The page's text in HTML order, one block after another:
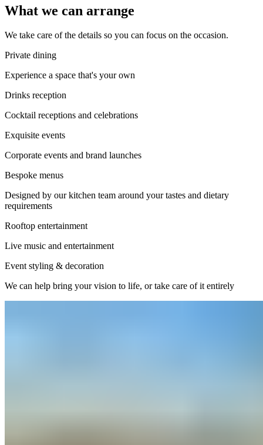
What we can arrange​​​​‌ ‍ ​‍​‍‌‍ ‌ ​‍‌‍‍‌‌‍‌ ‌‍‍‌‌‍ ‍​‍​‍​ ‍‍​‍​‍‌ ​ ‌‍​‌‌‍ ‍‌‍‍‌‌ ‌​‌ ‍‌​‍ ‍‌‍‍‌‌‍ ​‍​‍​‍ ​​‍​‍‌‍‍​‌ ​‍‌‍‌‌‌‍‌‍​‍​‍​ ‍‍​‍​‍‌‍‍​‌ ‌​‌ ‌​‌ ​​‌ ​ ​ ‍‍​‍ ​‍ ‌‍ ​​‍ ‌‌‍​‌‌‍ ‍‌‍‌​​‍ ‌‌ ​‍​‍ ‌‌‍‍​‌‍ ‌ ‌​‌‍‌‌‌‍ ​‌ ​ ​‍ ‌‌ ​ ‌ ‌​‌ ‌‌‌‍‌​‌‍‍‌‌‍ ​‍ ‍‌ ‌‍‌‍‌‌‌ ​‍‌‍​ ‌‍‌‌‌‍ ​​‍ ‍‌‍​‌‌ ​​‌ ​​​‍ ‌‍‍‌‌‍ ‍‌ ‌​‌‍‌‌‌‍ ‍‌ ‌​​‍ ‌‍‌‌‌‍‌​‌‍‍‌‌ ‌​​‍ ‌‍ ‌‌‍ ‌‍‌​‌‍‌‌​ ‌‌ ​​‌ ​‍‌‍‌‌‌ ​ ‌‍‌‌‌‍ ‍‌ ‌​‌‍​‌‌ ‌​‌‍‍‌‌‍ ‌‍ ‍​ ‍ ‌‍‍‌‌‍‌​​ ‌‌‍‌​​ ​​‌‍​ ​ ‍​​ ​​​ ​‌​ ‌ ​ ‌‌​‍ ‌​ ​‍​ ‍‌​ ‌‌​ ​ ​‍ ‌​ ‌​​ ​‍‌‍​‌​ ​‌​‍ ‌​ ‍‌​ ‌‌​ ‌‍​ ‌‌​‍ ‌​ ‌‍​ ‍​‌‍‌​​ ​‌​ ‍​‌‍​‍​ ‌‌‌‍‌‌‌‍‌‍​ ‌​​ ​ ‌‍​‍​ ‍ ‌ ‌​‌ ‍‌‌ ​​‌‍‌‌​ ‌‌‍‍​‌‍ ‌ ‌​‌‍‌‌‌‍ ​‌‌​ ‌‍‍‌‌ ‌​‌‍‌‌‌‌​​‌‍​‌‌‍‌ ‌‍‌‌​ ‍ ‌ ​​‌‍​‌‌ ‌​‌‍‍​​ ‌‌ ​​‌‍​‌‌‍‌ ‌‍‌‌‌​​‍‌ ‌‌‌‍‍‌‌‍ ​‌‍‌​‌‍‌‌‌ ​‍​‍‌‌​ ‌‌‌​​‍‌‌ ‌‍‍ ‌‍‌‌‌ ‍‌​‍‌‌​ ​ ‌​‌​​‍‌‌​ ​ ‌​‌​​‍‌‌​ ​‍​ ​‍‌‍​‍​ ​‌​ ‌​​ ‍​‌‍​‍​ ‍‌‌‍​ ​ ​‌​ ​​‌‍​‌​ ‍​‌‍​‌​‍‌‌​ ​‍​ ​‍​‍‌‌​ ‌‌‌​‌​​‍ ‍‌‍‍​‌‍‌‌‌‍​‌‌‍‌​‌‍‍‌‌‍ ‍‌‍‌ ​ ‌‍​‍‌‍​‌‌ ​ ‌‍‌‌‌‌‌‌‌ ​‍‌‍ ​​ ‌‌‍‍​‌ ‌​‌ ‌​‌ ​​‌ ​ ​‍‌‌​ ​ ‌​​‌​‍‌‌​ ​‍‌​‌‍​‍‌‌​ ​‍‌​‌‍‌‍ ​​‍ ‌‌‍​‌‌‍ ‍‌‍‌​​‍ ‌‌ ​‍​‍ ‌‌‍‍​‌‍ ‌ ‌​‌‍‌‌‌‍ ​‌ ​ ​‍ ‌‌ ​ ‌ ‌​‌ ‌‌‌‍‌​‌‍‍‌‌‍ ​‍ ‍‌ ‌‍‌‍‌‌‌ ​‍‌‍​ ‌‍‌‌‌‍ ​​‍ ‍‌‍​‌‌ ​​‌ ​​​‍‌‍‌‍‍‌‌‍‌​​ ‌‌‍‌​​ ​​‌‍​ ​ ‍​​ ​​​ ​‌​ ‌ ​ ‌‌​‍ ‌​ ​‍​ ‍‌​ ‌‌​ ​ ​‍ ‌​ ‌​​ ​‍‌‍​‌​ ​‌​‍ ‌​ ‍‌​ ‌‌​ ‌‍​ ‌‌​‍ ‌​ ‌‍​ ‍​‌‍‌​​ ​‌​ ‍​‌‍​‍​ ‌‌‌‍‌‌‌‍‌‍​ ‌​​ ​ ‌‍​‍​‍‌‍‌ ‌​‌ ‍‌‌ ​​‌‍‌‌​ ‌‌‍‍​‌‍ ‌ ‌​‌‍‌‌‌‍ ​‌‌​ ‌‍‍‌‌ ‌​‌‍‌‌‌‌​​‌‍​‌‌‍‌ ‌‍‌‌​‍‌‍‌ ​​‌‍​‌‌ ‌​‌‍‍​​ ‌‌ ​​‌‍​‌‌‍‌ ‌‍‌‌‌​​‍‌ ‌‌‌‍‍‌‌‍ ​‌‍‌​‌‍‌‌‌ ​‍​‍‌‌​ ‌‌‌​​‍‌‌ ‌‍‍ ‌‍‌‌‌ ‍‌​‍‌‌​ ​ ‌​‌​​‍‌‌​ ​ ‌​‌​​‍‌‌​ ​‍​ ​‍‌‍​‍​ ​‌​ ‌​​ ‍​‌‍​‍​ ‍‌‌‍​ ​ ​‌​ ​​‌‍​‌​ ‍​‌‍​‌​‍‌‌​ ​‍​ ​‍​‍‌‌​ ‌‌‌​‌​​‍ ‍‌‍‍​‌‍‌‌‌‍​‌‌‍‌​‌‍‍‌‌‍ ‍‌‍‌ ​‍‌‍‌ ​​‌‍‌‌‌ ​‍‌ ​ ‌ ​​‌‍‌‌‌‍​ ‌ ‌​‌‍‍‌‌ ‌‍‌‍‌‌​ ‌‌ ​​‌ ‌‌‌‍​‍‌‍ ​‌‍‍‌‌ ​ ‌‍‍​‌‍‌‌‌‍‌​​‍​‍‌ ‌
We take care of the details so you can focus on the occasion.​​​​‌ ‍ ​‍​‍‌‍ ‌ ​‍‌‍‍‌‌‍‌ ‌‍‍‌‌‍ ‍​‍​‍​ ‍‍​‍​‍‌ ​ ‌‍​‌‌‍ ‍‌‍‍‌‌ ‌​‌ ‍‌​‍ ‍‌‍‍‌‌‍ ​‍​‍​‍ ​​‍​‍‌‍‍​‌ ​‍‌‍‌‌‌‍‌‍​‍​‍​ ‍‍​‍​‍‌‍‍​‌ ‌​‌ ‌​‌ ​​‌ ​ ​ ‍‍​‍ ​‍ ‌‍ ​​‍ ‌‌‍​‌‌‍ ‍‌‍‌​​‍ ‌‌ ​‍​‍ ‌‌‍‍​‌‍ ‌ ‌​‌‍‌‌‌‍ ​‌ ​ ​‍ ‌‌ ​ ‌ ‌​‌ ‌‌‌‍‌​‌‍‍‌‌‍ ​‍ ‍‌ ‌‍‌‍‌‌‌ ​‍‌‍​ ‌‍‌‌‌‍ ​​‍ ‍‌‍​‌‌ ​​‌ ​​​‍ ‌‍‍‌‌‍ ‍‌ ‌​‌‍‌‌‌‍ ‍‌ ‌​​‍ ‌‍‌‌‌‍‌​‌‍‍‌‌ ‌​​‍ ‌‍ ‌‌‍ ‌‍‌​‌‍‌‌​ ‌‌ ​​‌ ​‍‌‍‌‌‌ ​ ‌‍‌‌‌‍ ‍‌ ‌​‌‍​‌‌ ‌​‌‍‍‌‌‍ ‌‍ ‍​ ‍ ‌‍‍‌‌‍‌​​ ‌‌‍‌​​ ​​‌‍​ ​ ‍​​ ​​​ ​‌​ ‌ ​ ‌‌​‍ ‌​ ​‍​ ‍‌​ ‌‌​ ​ ​‍ ‌​ ‌​​ ​‍‌‍​‌​ ​‌​‍ ‌​ ‍‌​ ‌‌​ ‌‍​ ‌‌​‍ ‌​ ‌‍​ ‍​‌‍‌​​ ​‌​ ‍​‌‍​‍​ ‌‌‌‍‌‌‌‍‌‍​ ‌​​ ​ ‌‍​‍​ ‍ ‌ ‌​‌ ‍‌‌ ​​‌‍‌‌​ ‌‌‍‍​‌‍ ‌ ‌​‌‍‌‌‌‍ ​‌‌​ ‌‍‍‌‌ ‌​‌‍‌‌‌‌​​‌‍​‌‌‍‌ ‌‍‌‌​ ‍ ‌ ​​‌‍​‌‌ ‌​‌‍‍​​ ‌‌ ​​‌‍​‌‌‍‌ ‌‍‌‌‌​​‍‌ ‌‌‌‍‍‌‌‍ ​‌‍‌​‌‍‌‌‌ ​‍​‍‌‌​ ‌‌‌​​‍‌‌ ‌‍‍ ‌‍‌‌‌ ‍‌​‍‌‌​ ​ ‌​‌​​‍‌‌​ ​ ‌​‌​​‍‌‌​ ​‍​ ​‍‌‍​‍​ ​‌​ ‌​​ ‍​‌‍​‍​ ‍‌‌‍​ ​ ​‌​ ​​‌‍​‌​ ‍​‌‍​‌​‍‌‌​ ​‍​ ​‍​‍‌‌​ ‌‌‌​‌​​‍ ‍‌‍​‍‌‍ ‌‍‌​‌ ‍‌​ ‌‍​‍‌‍​‌‌ ​ ‌‍‌‌‌‌‌‌‌ ​‍‌‍ ​​ ‌‌‍‍​‌ ‌​‌ ‌​‌ ​​‌ ​ ​‍‌‌​ ​ ‌​​‌​‍‌‌​ ​‍‌​‌‍​‍‌‌​ ​‍‌​‌‍‌‍ ​​‍ ‌‌‍​‌‌‍ ‍‌‍‌​​‍ ‌‌ ​‍​‍ ‌‌‍‍​‌‍ ‌ ‌​‌‍‌‌‌‍ ​‌ ​ ​‍ ‌‌ ​ ‌ ‌​‌ ‌‌‌‍‌​‌‍‍‌‌‍ ​‍ ‍‌ ‌‍‌‍‌‌‌ ​‍‌‍​ ‌‍‌‌‌‍ ​​‍ ‍‌‍​‌‌ ​​‌ ​​​‍‌‍‌‍‍‌‌‍‌​​ ‌‌‍‌​​ ​​‌‍​ ​ ‍​​ ​​​ ​‌​ ‌ ​ ‌‌​‍ ‌​ ​‍​ ‍‌​ ‌‌​ ​ ​‍ ‌​ ‌​​ ​‍‌‍​‌​ ​‌​‍ ‌​ ‍‌​ ‌‌​ ‌‍​ ‌‌​‍ ‌​ ‌‍​ ‍​‌‍‌​​ ​‌​ ‍​‌‍​‍​ ‌‌‌‍‌‌‌‍‌‍​ ‌​​ ​ ‌‍​‍​‍‌‍‌ ‌​‌ ‍‌‌ ​​‌‍‌‌​ ‌‌‍‍​‌‍ ‌ ‌​‌‍‌‌‌‍ ​‌‌​ ‌‍‍‌‌ ‌​‌‍‌‌‌‌​​‌‍​‌‌‍‌ ‌‍‌‌​‍‌‍‌ ​​‌‍​‌‌ ‌​‌‍‍​​ ‌‌ ​​‌‍​‌‌‍‌ ‌‍‌‌‌​​‍‌ ‌‌‌‍‍‌‌‍ ​‌‍‌​‌‍‌‌‌ ​‍​‍‌‌​ ‌‌‌​​‍‌‌ ‌‍‍ ‌‍‌‌‌ ‍‌​‍‌‌​ ​ ‌​‌​​‍‌‌​ ​ ‌​‌​​‍‌‌​ ​‍​ ​‍‌‍​‍​ ​‌​ ‌​​ ‍​‌‍​‍​ ‍‌‌‍​ ​ ​‌​ ​​‌‍​‌​ ‍​‌‍​‌​‍‌‌​ ​‍​ ​‍​‍‌‌​ ‌‌‌​‌​​‍ ‍‌‍​‍‌‍ ‌‍‌​‌ ‍‌​‍‌‍‌ ​​‌‍‌‌‌ ​‍‌ ​ ‌ ​​‌‍‌‌‌‍​ ‌ ‌​‌‍‍‌‌ ‌‍‌‍‌‌​ ‌‌ ​​‌ ‌‌‌‍​‍‌‍ ​‌‍‍‌‌ ​ ‌‍‍​‌‍‌‌‌‍‌​​‍​‍‌ ‌
Private dining​​​​‌ ‍ ​‍​‍‌‍ ‌ ​‍‌‍‍‌‌‍‌ ‌‍‍‌‌‍ ‍​‍​‍​ ‍‍​‍​‍‌ ​ ‌‍​‌‌‍ ‍‌‍‍‌‌ ‌​‌ ‍‌​‍ ‍‌‍‍‌‌‍ ​‍​‍​‍ ​​‍​‍‌‍‍​‌ ​‍‌‍‌‌‌‍‌‍​‍​‍​ ‍‍​‍​‍‌‍‍​‌ ‌​‌ ‌​‌ ​​‌ ​ ​ ‍‍​‍ ​‍ ‌‍ ​​‍ ‌‌‍​‌‌‍ ‍‌‍‌​​‍ ‌‌ ​‍​‍ ‌‌‍‍​‌‍ ‌ ‌​‌‍‌‌‌‍ ​‌ ​ ​‍ ‌‌ ​ ‌ ‌​‌ ‌‌‌‍‌​‌‍‍‌‌‍ ​‍ ‍‌ ‌‍‌‍‌‌‌ ​‍‌‍​ ‌‍‌‌‌‍ ​​‍ ‍‌‍​‌‌ ​​‌ ​​​‍ ‌‍‍‌‌‍ ‍‌ ‌​‌‍‌‌‌‍ ‍‌ ‌​​‍ ‌‍‌‌‌‍‌​‌‍‍‌‌ ‌​​‍ ‌‍ ‌‌‍ ‌‍‌​‌‍‌‌​ ‌‌ ​​‌ ​‍‌‍‌‌‌ ​ ‌‍‌‌‌‍ ‍‌ ‌​‌‍​‌‌ ‌​‌‍‍‌‌‍ ‌‍ ‍​ ‍ ‌‍‍‌‌‍‌​​ ‌‌‍‌​​ ​​‌‍​ ​ ‍​​ ​​​ ​‌​ ‌ ​ ‌‌​‍ ‌​ ​‍​ ‍‌​ ‌‌​ ​ ​‍ ‌​ ‌​​ ​‍‌‍​‌​ ​‌​‍ ‌​ ‍‌​ ‌‌​ ‌‍​ ‌‌​‍ ‌​ ‌‍​ ‍​‌‍‌​​ ​‌​ ‍​‌‍​‍​ ‌‌‌‍‌‌‌‍‌‍​ ‌​​ ​ ‌‍​‍​ ‍ ‌ ‌​‌ ‍‌‌ ​​‌‍‌‌​ ‌‌‍‍​‌‍ ‌ ‌​‌‍‌‌‌‍ ​‌‌​ ‌‍‍‌‌ ‌​‌‍‌‌‌‌​​‌‍​‌‌‍‌ ‌‍‌‌​ ‍ ‌ ​​‌‍​‌‌ ‌​‌‍‍​​ ‌‌ ​​‌‍​‌‌‍‌ ‌‍‌‌‌​​‍‌ ‌‌‌‍‍‌‌‍ ​‌‍‌​‌‍‌‌‌ ​‍​‍‌‌​ ‌‌‌​​‍‌‌ ‌‍‍ ‌‍‌‌‌ ‍‌​‍‌‌​ ​ ‌​‌​​‍‌‌​ ​ ‌​‌​​‍‌‌​ ​‍​ ​‍‌‍​‍​ ​‌​ ‌​​ ‍​‌‍​‍​ ‍‌‌‍​ ​ ​‌​ ​​‌‍​‌​ ‍​‌‍​‌​‍‌‌​ ​‍​ ​‍​‍‌‌​ ‌‌‌​‌​​‍ ‍‌ ​​‌‍ ‌‍‍‌‌‍ ‍‌ ‌​‌ ​ ​‍‌‌​ ‌‌‌​​‍‌‌ ‌‍‍ ‌‍‌‌‌ ‍‌​‍‌‌​ ​ ‌​‌​​‍‌‌​ ​ ‌​‌​​‍‌‌​ ​‍​ ​‍‌‍​‌‌‍​‍‌‍​‌‌‍‌‍​ ‌ ​ ‌​​ ​​‌‍‌​​ ‍​​ ​‌‌‍‌​​ ‌​​‍‌‌​ ​‍​ ​‍​‍‌‌​ ‌‌‌​‌​​‍ ‍‌ ‌​‌‍‍‌‌ ‌​‌‍ ​‌‍‌‌​ ‌‍​‍‌‍​‌‌ ​ ‌‍‌‌‌‌‌‌‌ ​‍‌‍ ​​ ‌‌‍‍​‌ ‌​‌ ‌​‌ ​​‌ ​ ​‍‌‌​ ​ ‌​​‌​‍‌‌​ ​‍‌​‌‍​‍‌‌​ ​‍‌​‌‍‌‍ ​​‍ ‌‌‍​‌‌‍ ‍‌‍‌​​‍ ‌‌ ​‍​‍ ‌‌‍‍​‌‍ ‌ ‌​‌‍‌‌‌‍ ​‌ ​ ​‍ ‌‌ ​ ‌ ‌​‌ ‌‌‌‍‌​‌‍‍‌‌‍ ​‍ ‍‌ ‌‍‌‍‌‌‌ ​‍‌‍​ ‌‍‌‌‌‍ ​​‍ ‍‌‍​‌‌ ​​‌ ​​​‍‌‍‌‍‍‌‌‍‌​​ ‌‌‍‌​​ ​​‌‍​ ​ ‍​​ ​​​ ​‌​ ‌ ​ ‌‌​‍ ‌​ ​‍​ ‍‌​ ‌‌​ ​ ​‍ ‌​ ‌​​ ​‍‌‍​‌​ ​‌​‍ ‌​ ‍‌​ ‌‌​ ‌‍​ ‌‌​‍ ‌​ ‌‍​ ‍​‌‍‌​​ ​‌​ ‍​‌‍​‍​ ‌‌‌‍‌‌‌‍‌‍​ ‌​​ ​ ‌‍​‍​‍‌‍‌ ‌​‌ ‍‌‌ ​​‌‍‌‌​ ‌‌‍‍​‌‍ ‌ ‌​‌‍‌‌‌‍ ​‌‌​ ‌‍‍‌‌ ‌​‌‍‌‌‌‌​​‌‍​‌‌‍‌ ‌‍‌‌​‍‌‍‌ ​​‌‍​‌‌ ‌​‌‍‍​​ ‌‌ ​​‌‍​‌‌‍‌ ‌‍‌‌‌​​‍‌ ‌‌‌‍‍‌‌‍ ​‌‍‌​‌‍‌‌‌ ​‍​‍‌‌​ ‌‌‌​​‍‌‌ ‌‍‍ ‌‍‌‌‌ ‍‌​‍‌‌​ ​ ‌​‌​​‍‌‌​ ​ ‌​‌​​‍‌‌​ ​‍​ ​‍‌‍​‍​ ​‌​ ‌​​ ‍​‌‍​‍​ ‍‌‌‍​ ​ ​‌​ ​​‌‍​‌​ ‍​‌‍​‌​‍‌‌​ ​‍​ ​‍​‍‌‌​ ‌‌‌​‌​​‍ ‍‌ ​​‌‍ ‌‍‍‌‌‍ ‍‌ ‌​‌ ​ ​‍‌‌​ ‌‌‌​​‍‌‌ ‌‍‍ ‌‍‌‌‌ ‍‌​‍‌‌​ ​ ‌​‌​​‍‌‌​ ​ ‌​‌​​‍‌‌​ ​‍​ ​‍‌‍​‌‌‍​‍‌‍​‌‌‍‌‍​ ‌ ​ ‌​​ ​​‌‍‌​​ ‍​​ ​‌‌‍‌​​ ‌​​‍‌‌​ ​‍​ ​‍​‍‌‌​ ‌‌‌​‌​​‍ ‍‌ ‌​‌‍‍‌‌ ‌​‌‍ ​‌‍‌‌​‍‌‍‌ ​​‌‍‌‌‌ ​‍‌ ​ ‌ ​​‌‍‌‌‌‍​ ‌ ‌​‌‍‍‌‌ ‌‍‌‍‌‌​ ‌‌ ​​‌ ‌‌‌‍​‍‌‍ ​‌‍‍‌‌ ​ ‌‍‍​‌‍‌‌‌‍‌​​‍​‍‌ ‌
Experience a space that's your own​​​​‌ ‍ ​‍​‍‌‍ ‌ ​‍‌‍‍‌‌‍‌ ‌‍‍‌‌‍ ‍​‍​‍​ ‍‍​‍​‍‌ ​ ‌‍​‌‌‍ ‍‌‍‍‌‌ ‌​‌ ‍‌​‍ ‍‌‍‍‌‌‍ ​‍​‍​‍ ​​‍​‍‌‍‍​‌ ​‍‌‍‌‌‌‍‌‍​‍​‍​ ‍‍​‍​‍‌‍‍​‌ ‌​‌ ‌​‌ ​​‌ ​ ​ ‍‍​‍ ​‍ ‌‍ ​​‍ ‌‌‍​‌‌‍ ‍‌‍‌​​‍ ‌‌ ​‍​‍ ‌‌‍‍​‌‍ ‌ ‌​‌‍‌‌‌‍ ​‌ ​ ​‍ ‌‌ ​ ‌ ‌​‌ ‌‌‌‍‌​‌‍‍‌‌‍ ​‍ ‍‌ ‌‍‌‍‌‌‌ ​‍‌‍​ ‌‍‌‌‌‍ ​​‍ ‍‌‍​‌‌ ​​‌ ​​​‍ ‌‍‍‌‌‍ ‍‌ ‌​‌‍‌‌‌‍ ‍‌ ‌​​‍ ‌‍‌‌‌‍‌​‌‍‍‌‌ ‌​​‍ ‌‍ ‌‌‍ ‌‍‌​‌‍‌‌​ ‌‌ ​​‌ ​‍‌‍‌‌‌ ​ ‌‍‌‌‌‍ ‍‌ ‌​‌‍​‌‌ ‌​‌‍‍‌‌‍ ‌‍ ‍​ ‍ ‌‍‍‌‌‍‌​​ ‌‌‍‌‌‌‍‌​​ ‌‌​ ‍​​ ‌‌​ ‌‌‌‍‌‍‌‍‌‌​‍ ‌​ ​ ​ ​ ​ ‌​​ ‌‌​‍ ‌​ ‌​‌‍‌​​ ‌ ​ ​‌​‍ ‌‌‍​‍‌‍​‍​ ​‌‌‍​ ​‍ ‌‌‍​‌​ ‌ ​ ​‌‌‍‌‌​ ‍‌‌‍‌‍‌‍​ ​ ‌​‌‍​‌​ ‌​​ ‌‍​ ‌​​ ‍ ‌ ‌​‌ ‍‌‌ ​​‌‍‌‌​ ‌‌‍‍​‌‍ ‌ ‌​‌‍‌‌‌‍ ​‌‌​ ‌‍‍‌‌ ‌​‌‍‌‌‌‌​​‌‍​‌‌‍‌ ‌‍‌‌​ ‍ ‌ ​​‌‍​‌‌ ‌​‌‍‍​​ ‌‌ ​​‌‍​‌‌‍‌ ‌‍‌‌‌​​‍‌ ‌‌‌‍‍‌‌‍ ​‌‍‌​‌‍‌‌‌ ​‍​‍‌‌​ ‌‌‌​​‍‌‌ ‌‍‍ ‌‍‌‌‌ ‍‌​‍‌‌​ ​ ‌​‌​​‍‌‌​ ​ ‌​‌​​‍‌‌​ ​‍​ ​‍​ ​‍​ ​ ​ ‌‍‌‍‌‍​ ‌‍​ ​‍​ ​​​ ​‌‌‍​ ​ ‌ ​ ​‍​ ‌​​‍‌‌​ ​‍​ ​‍​‍‌‌​ ‌‌‌​‌​​‍ ‍‌ ​​‌‍ ‌‍‍‌‌‍ ‍‌ ‌​‌ ​ ​‍‌‌​ ‌‌‌​​‍‌‌ ‌‍‍ ‌‍‌‌‌ ‍‌​‍‌‌​ ​ ‌​‌​​‍‌‌​ ​ ‌​‌​​‍‌‌​ ​‍​ ​‍‌‍‌‍​ ‍‌​ ‌‌‌‍​‍‌‍​‍​ ​ ​ ‌​​ ‍‌​ ‌​​ ​ ​ ‌‌​ ‍​​‍‌‌​ ​‍​ ​‍​‍‌‌​ ‌‌‌​‌​​‍ ‍‌‍​‍‌‍ ‌‍‌​‌ ‍‌​ ‌‍​‍‌‍​‌‌ ​ ‌‍‌‌‌‌‌‌‌ ​‍‌‍ ​​ ‌‌‍‍​‌ ‌​‌ ‌​‌ ​​‌ ​ ​‍‌‌​ ​ ‌​​‌​‍‌‌​ ​‍‌​‌‍​‍‌‌​ ​‍‌​‌‍‌‍ ​​‍ ‌‌‍​‌‌‍ ‍‌‍‌​​‍ ‌‌ ​‍​‍ ‌‌‍‍​‌‍ ‌ ‌​‌‍‌‌‌‍ ​‌ ​ ​‍ ‌‌ ​ ‌ ‌​‌ ‌‌‌‍‌​‌‍‍‌‌‍ ​‍ ‍‌ ‌‍‌‍‌‌‌ ​‍‌‍​ ‌‍‌‌‌‍ ​​‍ ‍‌‍​‌‌ ​​‌ ​​​‍‌‍‌‍‍‌‌‍‌​​ ‌‌‍‌‌‌‍‌​​ ‌‌​ ‍​​ ‌‌​ ‌‌‌‍‌‍‌‍‌‌​‍ ‌​ ​ ​ ​ ​ ‌​​ ‌‌​‍ ‌​ ‌​‌‍‌​​ ‌ ​ ​‌​‍ ‌‌‍​‍‌‍​‍​ ​‌‌‍​ ​‍ ‌‌‍​‌​ ‌ ​ ​‌‌‍‌‌​ ‍‌‌‍‌‍‌‍​ ​ ‌​‌‍​‌​ ‌​​ ‌‍​ ‌​​‍‌‍‌ ‌​‌ ‍‌‌ ​​‌‍‌‌​ ‌‌‍‍​‌‍ ‌ ‌​‌‍‌‌‌‍ ​‌‌​ ‌‍‍‌‌ ‌​‌‍‌‌‌‌​​‌‍​‌‌‍‌ ‌‍‌‌​‍‌‍‌ ​​‌‍​‌‌ ‌​‌‍‍​​ ‌‌ ​​‌‍​‌‌‍‌ ‌‍‌‌‌​​‍‌ ‌‌‌‍‍‌‌‍ ​‌‍‌​‌‍‌‌‌ ​‍​‍‌‌​ ‌‌‌​​‍‌‌ ‌‍‍ ‌‍‌‌‌ ‍‌​‍‌‌​ ​ ‌​‌​​‍‌‌​ ​ ‌​‌​​‍‌‌​ ​‍​ ​‍​ ​‍​ ​ ​ ‌‍‌‍‌‍​ ‌‍​ ​‍​ ​​​ ​‌‌‍​ ​ ‌ ​ ​‍​ ‌​​‍‌‌​ ​‍​ ​‍​‍‌‌​ ‌‌‌​‌​​‍ ‍‌ ​​‌‍ ‌‍‍‌‌‍ ‍‌ ‌​‌ ​ ​‍‌‌​ ‌‌‌​​‍‌‌ ‌‍‍ ‌‍‌‌‌ ‍‌​‍‌‌​ ​ ‌​‌​​‍‌‌​ ​ ‌​‌​​‍‌‌​ ​‍​ ​‍‌‍‌‍​ ‍‌​ ‌‌‌‍​‍‌‍​‍​ ​ ​ ‌​​ ‍‌​ ‌​​ ​ ​ ‌‌​ ‍​​‍‌‌​ ​‍​ ​‍​‍‌‌​ ‌‌‌​‌​​‍ ‍‌‍​‍‌‍ ‌‍‌​‌ ‍‌​‍‌‍‌ ​​‌‍‌‌‌ ​‍‌ ​ ‌ ​​‌‍‌‌‌‍​ ‌ ‌​‌‍‍‌‌ ‌‍‌‍‌‌​ ‌‌ ​​‌ ‌‌‌‍​‍‌‍ ​‌‍‍‌‌ ​ ‌‍‍​‌‍‌‌‌‍‌​​‍​‍‌ ‌​​​​‌ ‍ ​‍​‍‌‍ ‌ ​‍‌‍‍‌‌‍‌ ‌‍‍‌‌‍ ‍​‍​‍​ ‍‍​‍​‍‌ ​ ‌‍​‌‌‍ ‍‌‍‍‌‌ ‌​‌ ‍‌​‍ ‍‌‍‍‌‌‍ ​‍​‍​‍ ​​‍​‍‌‍‍​‌ ​‍‌‍‌‌‌‍‌‍​‍​‍​ ‍‍​‍​‍‌‍‍​‌ ‌​‌ ‌​‌ ​​‌ ​ ​ ‍‍​‍ ​‍ ‌‍ ​​‍ ‌‌‍​‌‌‍ ‍‌‍‌​​‍ ‌‌ ​‍​‍ ‌‌‍‍​‌‍ ‌ ‌​‌‍‌‌‌‍ ​‌ ​ ​‍ ‌‌ ​ ‌ ‌​‌ ‌‌‌‍‌​‌‍‍‌‌‍ ​‍ ‍‌ ‌‍‌‍‌‌‌ ​‍‌‍​ ‌‍‌‌‌‍ ​​‍ ‍‌‍​‌‌ ​​‌ ​​​‍ ‌‍‍‌‌‍ ‍‌ ‌​‌‍‌‌‌‍ ‍‌ ‌​​‍ ‌‍‌‌‌‍‌​‌‍‍‌‌ ‌​​‍ ‌‍ ‌‌‍ ‌‍‌​‌‍‌‌​ ‌‌ ​​‌ ​‍‌‍‌‌‌ ​ ‌‍‌‌‌‍ ‍‌ ‌​‌‍​‌‌ ‌​‌‍‍‌‌‍ ‌‍ ‍​ ‍ ‌‍‍‌‌‍‌​​ ‌‌‍‌​​ ​​‌‍​ ​ ‍​​ ​​​ ​‌​ ‌ ​ ‌‌​‍ ‌​ ​‍​ ‍‌​ ‌‌​ ​ ​‍ ‌​ ‌​​ ​‍‌‍​‌​ ​‌​‍ ‌​ ‍‌​ ‌‌​ ‌‍​ ‌‌​‍ ‌​ ‌‍​ ‍​‌‍‌​​ ​‌​ ‍​‌‍​‍​ ‌‌‌‍‌‌‌‍‌‍​ ‌​​ ​ ‌‍​‍​ ‍ ‌ ‌​‌ ‍‌‌ ​​‌‍‌‌​ ‌‌‍‍​‌‍ ‌ ‌​‌‍‌‌‌‍ ​‌‌​ ‌‍‍‌‌ ‌​‌‍‌‌‌‌​​‌‍​‌‌‍‌ ‌‍‌‌​ ‍ ‌ ​​‌‍​‌‌ ‌​‌‍‍​​ ‌‌ ​​‌‍​‌‌‍‌ ‌‍‌‌‌​​‍‌ ‌‌‌‍‍‌‌‍ ​‌‍‌​‌‍‌‌‌ ​‍​‍‌‌​ ‌‌‌​​‍‌‌ ‌‍‍ ‌‍‌‌‌ ‍‌​‍‌‌​ ​ ‌​‌​​‍‌‌​ ​ ‌​‌​​‍‌‌​ ​‍​ ​‍‌‍​‍​ ​‌​ ‌​​ ‍​‌‍​‍​ ‍‌‌‍​ ​ ​‌​ ​​‌‍​‌​ ‍​‌‍​‌​‍‌‌​ ​‍​ ​‍​‍‌‌​ ‌‌‌​‌​​‍ ‍‌ ​​‌‍ ‌‍‍‌‌‍ ‍‌ ‌​‌ ​ ​‍‌‌​ ‌‌‌​​‍‌‌ ‌‍‍ ‌‍‌‌‌ ‍‌​‍‌‌​ ​ ‌​‌​​‍‌‌​ ​ ‌​‌​​‍‌‌​ ​‍​ ​‍‌‍​‌‌‍​‍‌‍​‌‌‍‌‍​ ‌ ​ ‌​​ ​​‌‍‌​​ ‍​​ ​‌‌‍‌​​ ‌​​‍‌‌​ ​‍​ ​‍​‍‌‌​ ‌‌‌​‌​​‍ ‍‌‍​‍‌‍ ‌‍‌​‌ ‍‌​ ‌‍​‍‌‍​‌‌ ​ ‌‍‌‌‌‌‌‌‌ ​‍‌‍ ​​ ‌‌‍‍​‌ ‌​‌ ‌​‌ ​​‌ ​ ​‍‌‌​ ​ ‌​​‌​‍‌‌​ ​‍‌​‌‍​‍‌‌​ ​‍‌​‌‍‌‍ ​​‍ ‌‌‍​‌‌‍ ‍‌‍‌​​‍ ‌‌ ​‍​‍ ‌‌‍‍​‌‍ ‌ ‌​‌‍‌‌‌‍ ​‌ ​ ​‍ ‌‌ ​ ‌ ‌​‌ ‌‌‌‍‌​‌‍‍‌‌‍ ​‍ ‍‌ ‌‍‌‍‌‌‌ ​‍‌‍​ ‌‍‌‌‌‍ ​​‍ ‍‌‍​‌‌ ​​‌ ​​​‍‌‍‌‍‍‌‌‍‌​​ ‌‌‍‌​​ ​​‌‍​ ​ ‍​​ ​​​ ​‌​ ‌ ​ ‌‌​‍ ‌​ ​‍​ ‍‌​ ‌‌​ ​ ​‍ ‌​ ‌​​ ​‍‌‍​‌​ ​‌​‍ ‌​ ‍‌​ ‌‌​ ‌‍​ ‌‌​‍ ‌​ ‌‍​ ‍​‌‍‌​​ ​‌​ ‍​‌‍​‍​ ‌‌‌‍‌‌‌‍‌‍​ ‌​​ ​ ‌‍​‍​‍‌‍‌ ‌​‌ ‍‌‌ ​​‌‍‌‌​ ‌‌‍‍​‌‍ ‌ ‌​‌‍‌‌‌‍ ​‌‌​ ‌‍‍‌‌ ‌​‌‍‌‌‌‌​​‌‍​‌‌‍‌ ‌‍‌‌​‍‌‍‌ ​​‌‍​‌‌ ‌​‌‍‍​​ ‌‌ ​​‌‍​‌‌‍‌ ‌‍‌‌‌​​‍‌ ‌‌‌‍‍‌‌‍ ​‌‍‌​‌‍‌‌‌ ​‍​‍‌‌​ ‌‌‌​​‍‌‌ ‌‍‍ ‌‍‌‌‌ ‍‌​‍‌‌​ ​ ‌​‌​​‍‌‌​ ​ ‌​‌​​‍‌‌​ ​‍​ ​‍‌‍​‍​ ​‌​ ‌​​ ‍​‌‍​‍​ ‍‌‌‍​ ​ ​‌​ ​​‌‍​‌​ ‍​‌‍​‌​‍‌‌​ ​‍​ ​‍​‍‌‌​ ‌‌‌​‌​​‍ ‍‌ ​​‌‍ ‌‍‍‌‌‍ ‍‌ ‌​‌ ​ ​‍‌‌​ ‌‌‌​​‍‌‌ ‌‍‍ ‌‍‌‌‌ ‍‌​‍‌‌​ ​ ‌​‌​​‍‌‌​ ​ ‌​‌​​‍‌‌​ ​‍​ ​‍‌‍​‌‌‍​‍‌‍​‌‌‍‌‍​ ‌ ​ ‌​​ ​​‌‍‌​​ ‍​​ ​‌‌‍‌​​ ‌​​‍‌‌​ ​‍​ ​‍​‍‌‌​ ‌‌‌​‌​​‍ ‍‌‍​‍‌‍ ‌‍‌​‌ ‍‌​‍‌‍‌ ​​‌‍‌‌‌ ​‍‌ ​ ‌ ​​‌‍‌‌‌‍​ ‌ ‌​‌‍‍‌‌ ‌‍‌‍‌‌​ ‌‌ ​​‌ ‌‌‌‍​‍‌‍ ​‌‍‍‌‌ ​ ‌‍‍​‌‍‌‌‌‍‌​​‍​‍‌ ‌
Drinks reception​​​​‌ ‍ ​‍​‍‌‍ ‌ ​‍‌‍‍‌‌‍‌ ‌‍‍‌‌‍ ‍​‍​‍​ ‍‍​‍​‍‌ ​ ‌‍​‌‌‍ ‍‌‍‍‌‌ ‌​‌ ‍‌​‍ ‍‌‍‍‌‌‍ ​‍​‍​‍ ​​‍​‍‌‍‍​‌ ​‍‌‍‌‌‌‍‌‍​‍​‍​ ‍‍​‍​‍‌‍‍​‌ ‌​‌ ‌​‌ ​​‌ ​ ​ ‍‍​‍ ​‍ ‌‍ ​​‍ ‌‌‍​‌‌‍ ‍‌‍‌​​‍ ‌‌ ​‍​‍ ‌‌‍‍​‌‍ ‌ ‌​‌‍‌‌‌‍ ​‌ ​ ​‍ ‌‌ ​ ‌ ‌​‌ ‌‌‌‍‌​‌‍‍‌‌‍ ​‍ ‍‌ ‌‍‌‍‌‌‌ ​‍‌‍​ ‌‍‌‌‌‍ ​​‍ ‍‌‍​‌‌ ​​‌ ​​​‍ ‌‍‍‌‌‍ ‍‌ ‌​‌‍‌‌‌‍ ‍‌ ‌​​‍ ‌‍‌‌‌‍‌​‌‍‍‌‌ ‌​​‍ ‌‍ ‌‌‍ ‌‍‌​‌‍‌‌​ ‌‌ ​​‌ ​‍‌‍‌‌‌ ​ ‌‍‌‌‌‍ ‍‌ ‌​‌‍​‌‌ ‌​‌‍‍‌‌‍ ‌‍ ‍​ ‍ ‌‍‍‌‌‍‌​​ ‌‌‍‌​​ ​​‌‍​ ​ ‍​​ ​​​ ​‌​ ‌ ​ ‌‌​‍ ‌​ ​‍​ ‍‌​ ‌‌​ ​ ​‍ ‌​ ‌​​ ​‍‌‍​‌​ ​‌​‍ ‌​ ‍‌​ ‌‌​ ‌‍​ ‌‌​‍ ‌​ ‌‍​ ‍​‌‍‌​​ ​‌​ ‍​‌‍​‍​ ‌‌‌‍‌‌‌‍‌‍​ ‌​​ ​ ‌‍​‍​ ‍ ‌ ‌​‌ ‍‌‌ ​​‌‍‌‌​ ‌‌‍‍​‌‍ ‌ ‌​‌‍‌‌‌‍ ​‌‌​ ‌‍‍‌‌ ‌​‌‍‌‌‌‌​​‌‍​‌‌‍‌ ‌‍‌‌​ ‍ ‌ ​​‌‍​‌‌ ‌​‌‍‍​​ ‌‌ ​​‌‍​‌‌‍‌ ‌‍‌‌‌​​‍‌ ‌‌‌‍‍‌‌‍ ​‌‍‌​‌‍‌‌‌ ​‍​‍‌‌​ ‌‌‌​​‍‌‌ ‌‍‍ ‌‍‌‌‌ ‍‌​‍‌‌​ ​ ‌​‌​​‍‌‌​ ​ ‌​‌​​‍‌‌​ ​‍​ ​‍‌‍​‍​ ​‌​ ‌​​ ‍​‌‍​‍​ ‍‌‌‍​ ​ ​‌​ ​​‌‍​‌​ ‍​‌‍​‌​‍‌‌​ ​‍​ ​‍​‍‌‌​ ‌‌‌​‌​​‍ ‍‌ ​​‌‍ ‌‍‍‌‌‍ ‍‌ ‌​‌ ​ ​‍‌‌​ ‌‌‌​​‍‌‌ ‌‍‍ ‌‍‌‌‌ ‍‌​‍‌‌​ ​ ‌​‌​​‍‌‌​ ​ ‌​‌​​‍‌‌​ ​‍​ ​‍‌‍‌‌​ ​ ​ ‍‌‌‍‌‍‌‍‌‌‌‍​ ‌‍‌​​ ‍‌​ ‌ ​ ​​‌‍‌‍​ ​​​‍‌‌​ ​‍​ ​‍​‍‌‌​ ‌‌‌​‌​​‍ ‍‌ ‌​‌‍‍‌‌ ‌​‌‍ ​‌‍‌‌​ ‌‍​‍‌‍​‌‌ ​ ‌‍‌‌‌‌‌‌‌ ​‍‌‍ ​​ ‌‌‍‍​‌ ‌​‌ ‌​‌ ​​‌ ​ ​‍‌‌​ ​ ‌​​‌​‍‌‌​ ​‍‌​‌‍​‍‌‌​ ​‍‌​‌‍‌‍ ​​‍ ‌‌‍​‌‌‍ ‍‌‍‌​​‍ ‌‌ ​‍​‍ ‌‌‍‍​‌‍ ‌ ‌​‌‍‌‌‌‍ ​‌ ​ ​‍ ‌‌ ​ ‌ ‌​‌ ‌‌‌‍‌​‌‍‍‌‌‍ ​‍ ‍‌ ‌‍‌‍‌‌‌ ​‍‌‍​ ‌‍‌‌‌‍ ​​‍ ‍‌‍​‌‌ ​​‌ ​​​‍‌‍‌‍‍‌‌‍‌​​ ‌‌‍‌​​ ​​‌‍​ ​ ‍​​ ​​​ ​‌​ ‌ ​ ‌‌​‍ ‌​ ​‍​ ‍‌​ ‌‌​ ​ ​‍ ‌​ ‌​​ ​‍‌‍​‌​ ​‌​‍ ‌​ ‍‌​ ‌‌​ ‌‍​ ‌‌​‍ ‌​ ‌‍​ ‍​‌‍‌​​ ​‌​ ‍​‌‍​‍​ ‌‌‌‍‌‌‌‍‌‍​ ‌​​ ​ ‌‍​‍​‍‌‍‌ ‌​‌ ‍‌‌ ​​‌‍‌‌​ ‌‌‍‍​‌‍ ‌ ‌​‌‍‌‌‌‍ ​‌‌​ ‌‍‍‌‌ ‌​‌‍‌‌‌‌​​‌‍​‌‌‍‌ ‌‍‌‌​‍‌‍‌ ​​‌‍​‌‌ ‌​‌‍‍​​ ‌‌ ​​‌‍​‌‌‍‌ ‌‍‌‌‌​​‍‌ ‌‌‌‍‍‌‌‍ ​‌‍‌​‌‍‌‌‌ ​‍​‍‌‌​ ‌‌‌​​‍‌‌ ‌‍‍ ‌‍‌‌‌ ‍‌​‍‌‌​ ​ ‌​‌​​‍‌‌​ ​ ‌​‌​​‍‌‌​ ​‍​ ​‍‌‍​‍​ ​‌​ ‌​​ ‍​‌‍​‍​ ‍‌‌‍​ ​ ​‌​ ​​‌‍​‌​ ‍​‌‍​‌​‍‌‌​ ​‍​ ​‍​‍‌‌​ ‌‌‌​‌​​‍ ‍‌ ​​‌‍ ‌‍‍‌‌‍ ‍‌ ‌​‌ ​ ​‍‌‌​ ‌‌‌​​‍‌‌ ‌‍‍ ‌‍‌‌‌ ‍‌​‍‌‌​ ​ ‌​‌​​‍‌‌​ ​ ‌​‌​​‍‌‌​ ​‍​ ​‍‌‍‌‌​ ​ ​ ‍‌‌‍‌‍‌‍‌‌‌‍​ ‌‍‌​​ ‍‌​ ‌ ​ ​​‌‍‌‍​ ​​​‍‌‌​ ​‍​ ​‍​‍‌‌​ ‌‌‌​‌​​‍ ‍‌ ‌​‌‍‍‌‌ ‌​‌‍ ​‌‍‌‌​‍‌‍‌ ​​‌‍‌‌‌ ​‍‌ ​ ‌ ​​‌‍‌‌‌‍​ ‌ ‌​‌‍‍‌‌ ‌‍‌‍‌‌​ ‌‌ ​​‌ ‌‌‌‍​‍‌‍ ​‌‍‍‌‌ ​ ‌‍‍​‌‍‌‌‌‍‌​​‍​‍‌ ‌
Cocktail receptions and celebrations​​​​‌ ‍ ​‍​‍‌‍ ‌ ​‍‌‍‍‌‌‍‌ ‌‍‍‌‌‍ ‍​‍​‍​ ‍‍​‍​‍‌ ​ ‌‍​‌‌‍ ‍‌‍‍‌‌ ‌​‌ ‍‌​‍ ‍‌‍‍‌‌‍ ​‍​‍​‍ ​​‍​‍‌‍‍​‌ ​‍‌‍‌‌‌‍‌‍​‍​‍​ ‍‍​‍​‍‌‍‍​‌ ‌​‌ ‌​‌ ​​‌ ​ ​ ‍‍​‍ ​‍ ‌‍ ​​‍ ‌‌‍​‌‌‍ ‍‌‍‌​​‍ ‌‌ ​‍​‍ ‌‌‍‍​‌‍ ‌ ‌​‌‍‌‌‌‍ ​‌ ​ ​‍ ‌‌ ​ ‌ ‌​‌ ‌‌‌‍‌​‌‍‍‌‌‍ ​‍ ‍‌ ‌‍‌‍‌‌‌ ​‍‌‍​ ‌‍‌‌‌‍ ​​‍ ‍‌‍​‌‌ ​​‌ ​​​‍ ‌‍‍‌‌‍ ‍‌ ‌​‌‍‌‌‌‍ ‍‌ ‌​​‍ ‌‍‌‌‌‍‌​‌‍‍‌‌ ‌​​‍ ‌‍ ‌‌‍ ‌‍‌​‌‍‌‌​ ‌‌ ​​‌ ​‍‌‍‌‌‌ ​ ‌‍‌‌‌‍ ‍‌ ‌​‌‍​‌‌ ‌​‌‍‍‌‌‍ ‌‍ ‍​ ‍ ‌‍‍‌‌‍‌​​ ‌‌‍‌​​ ​​‌‍​ ​ ‍​​ ​​​ ​‌​ ‌ ​ ‌‌​‍ ‌​ ​‍​ ‍‌​ ‌‌​ ​ ​‍ ‌​ ‌​​ ​‍‌‍​‌​ ​‌​‍ ‌​ ‍‌​ ‌‌​ ‌‍​ ‌‌​‍ ‌​ ‌‍​ ‍​‌‍‌​​ ​‌​ ‍​‌‍​‍​ ‌‌‌‍‌‌‌‍‌‍​ ‌​​ ​ ‌‍​‍​ ‍ ‌ ‌​‌ ‍‌‌ ​​‌‍‌‌​ ‌‌‍‍​‌‍ ‌ ‌​‌‍‌‌‌‍ ​‌‌​ ‌‍‍‌‌ ‌​‌‍‌‌‌‌​​‌‍​‌‌‍‌ ‌‍‌‌​ ‍ ‌ ​​‌‍​‌‌ ‌​‌‍‍​​ ‌‌ ​​‌‍​‌‌‍‌ ‌‍‌‌‌​​‍‌ ‌‌‌‍‍‌‌‍ ​‌‍‌​‌‍‌‌‌ ​‍​‍‌‌​ ‌‌‌​​‍‌‌ ‌‍‍ ‌‍‌‌‌ ‍‌​‍‌‌​ ​ ‌​‌​​‍‌‌​ ​ ‌​‌​​‍‌‌​ ​‍​ ​‍‌‍​‍​ ​‌​ ‌​​ ‍​‌‍​‍​ ‍‌‌‍​ ​ ​‌​ ​​‌‍​‌​ ‍​‌‍​‌​‍‌‌​ ​‍​ ​‍​‍‌‌​ ‌‌‌​‌​​‍ ‍‌ ​​‌‍ ‌‍‍‌‌‍ ‍‌ ‌​‌ ​ ​‍‌‌​ ‌‌‌​​‍‌‌ ‌‍‍ ‌‍‌‌‌ ‍‌​‍‌‌​ ​ ‌​‌​​‍‌‌​ ​ ‌​‌​​‍‌‌​ ​‍​ ​‍‌‍‌‌​ ​ ​ ‍‌‌‍‌‍‌‍‌‌‌‍​ ‌‍‌​​ ‍‌​ ‌ ​ ​​‌‍‌‍​ ​​​‍‌‌​ ​‍​ ​‍​‍‌‌​ ‌‌‌​‌​​‍ ‍‌‍​‍‌‍ ‌‍‌​‌ ‍‌​ ‌‍​‍‌‍​‌‌ ​ ‌‍‌‌‌‌‌‌‌ ​‍‌‍ ​​ ‌‌‍‍​‌ ‌​‌ ‌​‌ ​​‌ ​ ​‍‌‌​ ​ ‌​​‌​‍‌‌​ ​‍‌​‌‍​‍‌‌​ ​‍‌​‌‍‌‍ ​​‍ ‌‌‍​‌‌‍ ‍‌‍‌​​‍ ‌‌ ​‍​‍ ‌‌‍‍​‌‍ ‌ ‌​‌‍‌‌‌‍ ​‌ ​ ​‍ ‌‌ ​ ‌ ‌​‌ ‌‌‌‍‌​‌‍‍‌‌‍ ​‍ ‍‌ ‌‍‌‍‌‌‌ ​‍‌‍​ ‌‍‌‌‌‍ ​​‍ ‍‌‍​‌‌ ​​‌ ​​​‍‌‍‌‍‍‌‌‍‌​​ ‌‌‍‌​​ ​​‌‍​ ​ ‍​​ ​​​ ​‌​ ‌ ​ ‌‌​‍ ‌​ ​‍​ ‍‌​ ‌‌​ ​ ​‍ ‌​ ‌​​ ​‍‌‍​‌​ ​‌​‍ ‌​ ‍‌​ ‌‌​ ‌‍​ ‌‌​‍ ‌​ ‌‍​ ‍​‌‍‌​​ ​‌​ ‍​‌‍​‍​ ‌‌‌‍‌‌‌‍‌‍​ ‌​​ ​ ‌‍​‍​‍‌‍‌ ‌​‌ ‍‌‌ ​​‌‍‌‌​ ‌‌‍‍​‌‍ ‌ ‌​‌‍‌‌‌‍ ​‌‌​ ‌‍‍‌‌ ‌​‌‍‌‌‌‌​​‌‍​‌‌‍‌ ‌‍‌‌​‍‌‍‌ ​​‌‍​‌‌ ‌​‌‍‍​​ ‌‌ ​​‌‍​‌‌‍‌ ‌‍‌‌‌​​‍‌ ‌‌‌‍‍‌‌‍ ​‌‍‌​‌‍‌‌‌ ​‍​‍‌‌​ ‌‌‌​​‍‌‌ ‌‍‍ ‌‍‌‌‌ ‍‌​‍‌‌​ ​ ‌​‌​​‍‌‌​ ​ ‌​‌​​‍‌‌​ ​‍​ ​‍‌‍​‍​ ​‌​ ‌​​ ‍​‌‍​‍​ ‍‌‌‍​ ​ ​‌​ ​​‌‍​‌​ ‍​‌‍​‌​‍‌‌​ ​‍​ ​‍​‍‌‌​ ‌‌‌​‌​​‍ ‍‌ ​​‌‍ ‌‍‍‌‌‍ ‍‌ ‌​‌ ​ ​‍‌‌​ ‌‌‌​​‍‌‌ ‌‍‍ ‌‍‌‌‌ ‍‌​‍‌‌​ ​ ‌​‌​​‍‌‌​ ​ ‌​‌​​‍‌‌​ ​‍​ ​‍‌‍‌‌​ ​ ​ ‍‌‌‍‌‍‌‍‌‌‌‍​ ‌‍‌​​ ‍‌​ ‌ ​ ​​‌‍‌‍​ ​​​‍‌‌​ ​‍​ ​‍​‍‌‌​ ‌‌‌​‌​​‍ ‍‌‍​‍‌‍ ‌‍‌​‌ ‍‌​‍‌‍‌ ​​‌‍‌‌‌ ​‍‌ ​ ‌ ​​‌‍‌‌‌‍​ ‌ ‌​‌‍‍‌‌ ‌‍‌‍‌‌​ ‌‌ ​​‌ ‌‌‌‍​‍‌‍ ​‌‍‍‌‌ ​ ‌‍‍​‌‍‌‌‌‍‌​​‍​‍‌ ‌
Exquisite events​​​​‌ ‍ ​‍​‍‌‍ ‌ ​‍‌‍‍‌‌‍‌ ‌‍‍‌‌‍ ‍​‍​‍​ ‍‍​‍​‍‌ ​ ‌‍​‌‌‍ ‍‌‍‍‌‌ ‌​‌ ‍‌​‍ ‍‌‍‍‌‌‍ ​‍​‍​‍ ​​‍​‍‌‍‍​‌ ​‍‌‍‌‌‌‍‌‍​‍​‍​ ‍‍​‍​‍‌‍‍​‌ ‌​‌ ‌​‌ ​​‌ ​ ​ ‍‍​‍ ​‍ ‌‍ ​​‍ ‌‌‍​‌‌‍ ‍‌‍‌​​‍ ‌‌ ​‍​‍ ‌‌‍‍​‌‍ ‌ ‌​‌‍‌‌‌‍ ​‌ ​ ​‍ ‌‌ ​ ‌ ‌​‌ ‌‌‌‍‌​‌‍‍‌‌‍ ​‍ ‍‌ ‌‍‌‍‌‌‌ ​‍‌‍​ ‌‍‌‌‌‍ ​​‍ ‍‌‍​‌‌ ​​‌ ​​​‍ ‌‍‍‌‌‍ ‍‌ ‌​‌‍‌‌‌‍ ‍‌ ‌​​‍ ‌‍‌‌‌‍‌​‌‍‍‌‌ ‌​​‍ ‌‍ ‌‌‍ ‌‍‌​‌‍‌‌​ ‌‌ ​​‌ ​‍‌‍‌‌‌ ​ ‌‍‌‌‌‍ ‍‌ ‌​‌‍​‌‌ ‌​‌‍‍‌‌‍ ‌‍ ‍​ ‍ ‌‍‍‌‌‍‌​​ ‌‌‍‌​​ ​​‌‍​ ​ ‍​​ ​​​ ​‌​ ‌ ​ ‌‌​‍ ‌​ ​‍​ ‍‌​ ‌‌​ ​ ​‍ ‌​ ‌​​ ​‍‌‍​‌​ ​‌​‍ ‌​ ‍‌​ ‌‌​ ‌‍​ ‌‌​‍ ‌​ ‌‍​ ‍​‌‍‌​​ ​‌​ ‍​‌‍​‍​ ‌‌‌‍‌‌‌‍‌‍​ ‌​​ ​ ‌‍​‍​ ‍ ‌ ‌​‌ ‍‌‌ ​​‌‍‌‌​ ‌‌‍‍​‌‍ ‌ ‌​‌‍‌‌‌‍ ​‌‌​ ‌‍‍‌‌ ‌​‌‍‌‌‌‌​​‌‍​‌‌‍‌ ‌‍‌‌​ ‍ ‌ ​​‌‍​‌‌ ‌​‌‍‍​​ ‌‌ ​​‌‍​‌‌‍‌ ‌‍‌‌‌​​‍‌ ‌‌‌‍‍‌‌‍ ​‌‍‌​‌‍‌‌‌ ​‍​‍‌‌​ ‌‌‌​​‍‌‌ ‌‍‍ ‌‍‌‌‌ ‍‌​‍‌‌​ ​ ‌​‌​​‍‌‌​ ​ ‌​‌​​‍‌‌​ ​‍​ ​‍‌‍​‍​ ​‌​ ‌​​ ‍​‌‍​‍​ ‍‌‌‍​ ​ ​‌​ ​​‌‍​‌​ ‍​‌‍​‌​‍‌‌​ ​‍​ ​‍​‍‌‌​ ‌‌‌​‌​​‍ ‍‌ ​​‌‍ ‌‍‍‌‌‍ ‍‌ ‌​‌ ​ ​‍‌‌​ ‌‌‌​​‍‌‌ ‌‍‍ ‌‍‌‌‌ ‍‌​‍‌‌​ ​ ‌​‌​​‍‌‌​ ​ ‌​‌​​‍‌‌​ ​‍​ ​‍​ ‌‍​ ‍‌‌‍‌‍‌‍​ ‌‍‌‍​ ​‍​ ​​​ ‌‌​ ​​‌‍​‌‌‍‌​​ ‌ ​‍‌‌​ ​‍​ ​‍​‍‌‌​ ‌‌‌​‌​​‍ ‍‌ ‌​‌‍‍‌‌ ‌​‌‍ ​‌‍‌‌​ ‌‍​‍‌‍​‌‌ ​ ‌‍‌‌‌‌‌‌‌ ​‍‌‍ ​​ ‌‌‍‍​‌ ‌​‌ ‌​‌ ​​‌ ​ ​‍‌‌​ ​ ‌​​‌​‍‌‌​ ​‍‌​‌‍​‍‌‌​ ​‍‌​‌‍‌‍ ​​‍ ‌‌‍​‌‌‍ ‍‌‍‌​​‍ ‌‌ ​‍​‍ ‌‌‍‍​‌‍ ‌ ‌​‌‍‌‌‌‍ ​‌ ​ ​‍ ‌‌ ​ ‌ ‌​‌ ‌‌‌‍‌​‌‍‍‌‌‍ ​‍ ‍‌ ‌‍‌‍‌‌‌ ​‍‌‍​ ‌‍‌‌‌‍ ​​‍ ‍‌‍​‌‌ ​​‌ ​​​‍‌‍‌‍‍‌‌‍‌​​ ‌‌‍‌​​ ​​‌‍​ ​ ‍​​ ​​​ ​‌​ ‌ ​ ‌‌​‍ ‌​ ​‍​ ‍‌​ ‌‌​ ​ ​‍ ‌​ ‌​​ ​‍‌‍​‌​ ​‌​‍ ‌​ ‍‌​ ‌‌​ ‌‍​ ‌‌​‍ ‌​ ‌‍​ ‍​‌‍‌​​ ​‌​ ‍​‌‍​‍​ ‌‌‌‍‌‌‌‍‌‍​ ‌​​ ​ ‌‍​‍​‍‌‍‌ ‌​‌ ‍‌‌ ​​‌‍‌‌​ ‌‌‍‍​‌‍ ‌ ‌​‌‍‌‌‌‍ ​‌‌​ ‌‍‍‌‌ ‌​‌‍‌‌‌‌​​‌‍​‌‌‍‌ ‌‍‌‌​‍‌‍‌ ​​‌‍​‌‌ ‌​‌‍‍​​ ‌‌ ​​‌‍​‌‌‍‌ ‌‍‌‌‌​​‍‌ ‌‌‌‍‍‌‌‍ ​‌‍‌​‌‍‌‌‌ ​‍​‍‌‌​ ‌‌‌​​‍‌‌ ‌‍‍ ‌‍‌‌‌ ‍‌​‍‌‌​ ​ ‌​‌​​‍‌‌​ ​ ‌​‌​​‍‌‌​ ​‍​ ​‍‌‍​‍​ ​‌​ ‌​​ ‍​‌‍​‍​ ‍‌‌‍​ ​ ​‌​ ​​‌‍​‌​ ‍​‌‍​‌​‍‌‌​ ​‍​ ​‍​‍‌‌​ ‌‌‌​‌​​‍ ‍‌ ​​‌‍ ‌‍‍‌‌‍ ‍‌ ‌​‌ ​ ​‍‌‌​ ‌‌‌​​‍‌‌ ‌‍‍ ‌‍‌‌‌ ‍‌​‍‌‌​ ​ ‌​‌​​‍‌‌​ ​ ‌​‌​​‍‌‌​ ​‍​ ​‍​ ‌‍​ ‍‌‌‍‌‍‌‍​ ‌‍‌‍​ ​‍​ ​​​ ‌‌​ ​​‌‍​‌‌‍‌​​ ‌ ​‍‌‌​ ​‍​ ​‍​‍‌‌​ ‌‌‌​‌​​‍ ‍‌ ‌​‌‍‍‌‌ ‌​‌‍ ​‌‍‌‌​‍‌‍‌ ​​‌‍‌‌‌ ​‍‌ ​ ‌ ​​‌‍‌‌‌‍​ ‌ ‌​‌‍‍‌‌ ‌‍‌‍‌‌​ ‌‌ ​​‌ ‌‌‌‍​‍‌‍ ​‌‍‍‌‌ ​ ‌‍‍​‌‍‌‌‌‍‌​​‍​‍‌ ‌
Corporate events and brand launches​​​​‌ ‍ ​‍​‍‌‍ ‌ ​‍‌‍‍‌‌‍‌ ‌‍‍‌‌‍ ‍​‍​‍​ ‍‍​‍​‍‌ ​ ‌‍​‌‌‍ ‍‌‍‍‌‌ ‌​‌ ‍‌​‍ ‍‌‍‍‌‌‍ ​‍​‍​‍ ​​‍​‍‌‍‍​‌ ​‍‌‍‌‌‌‍‌‍​‍​‍​ ‍‍​‍​‍‌‍‍​‌ ‌​‌ ‌​‌ ​​‌ ​ ​ ‍‍​‍ ​‍ ‌‍ ​​‍ ‌‌‍​‌‌‍ ‍‌‍‌​​‍ ‌‌ ​‍​‍ ‌‌‍‍​‌‍ ‌ ‌​‌‍‌‌‌‍ ​‌ ​ ​‍ ‌‌ ​ ‌ ‌​‌ ‌‌‌‍‌​‌‍‍‌‌‍ ​‍ ‍‌ ‌‍‌‍‌‌‌ ​‍‌‍​ ‌‍‌‌‌‍ ​​‍ ‍‌‍​‌‌ ​​‌ ​​​‍ ‌‍‍‌‌‍ ‍‌ ‌​‌‍‌‌‌‍ ‍‌ ‌​​‍ ‌‍‌‌‌‍‌​‌‍‍‌‌ ‌​​‍ ‌‍ ‌‌‍ ‌‍‌​‌‍‌‌​ ‌‌ ​​‌ ​‍‌‍‌‌‌ ​ ‌‍‌‌‌‍ ‍‌ ‌​‌‍​‌‌ ‌​‌‍‍‌‌‍ ‌‍ ‍​ ‍ ‌‍‍‌‌‍‌​​ ‌‌‍‌​​ ​​‌‍​ ​ ‍​​ ​​​ ​‌​ ‌ ​ ‌‌​‍ ‌​ ​‍​ ‍‌​ ‌‌​ ​ ​‍ ‌​ ‌​​ ​‍‌‍​‌​ ​‌​‍ ‌​ ‍‌​ ‌‌​ ‌‍​ ‌‌​‍ ‌​ ‌‍​ ‍​‌‍‌​​ ​‌​ ‍​‌‍​‍​ ‌‌‌‍‌‌‌‍‌‍​ ‌​​ ​ ‌‍​‍​ ‍ ‌ ‌​‌ ‍‌‌ ​​‌‍‌‌​ ‌‌‍‍​‌‍ ‌ ‌​‌‍‌‌‌‍ ​‌‌​ ‌‍‍‌‌ ‌​‌‍‌‌‌‌​​‌‍​‌‌‍‌ ‌‍‌‌​ ‍ ‌ ​​‌‍​‌‌ ‌​‌‍‍​​ ‌‌ ​​‌‍​‌‌‍‌ ‌‍‌‌‌​​‍‌ ‌‌‌‍‍‌‌‍ ​‌‍‌​‌‍‌‌‌ ​‍​‍‌‌​ ‌‌‌​​‍‌‌ ‌‍‍ ‌‍‌‌‌ ‍‌​‍‌‌​ ​ ‌​‌​​‍‌‌​ ​ ‌​‌​​‍‌‌​ ​‍​ ​‍‌‍​‍​ ​‌​ ‌​​ ‍​‌‍​‍​ ‍‌‌‍​ ​ ​‌​ ​​‌‍​‌​ ‍​‌‍​‌​‍‌‌​ ​‍​ ​‍​‍‌‌​ ‌‌‌​‌​​‍ ‍‌ ​​‌‍ ‌‍‍‌‌‍ ‍‌ ‌​‌ ​ ​‍‌‌​ ‌‌‌​​‍‌‌ ‌‍‍ ‌‍‌‌‌ ‍‌​‍‌‌​ ​ ‌​‌​​‍‌‌​ ​ ‌​‌​​‍‌‌​ ​‍​ ​‍​ ‌‍​ ‍‌‌‍‌‍‌‍​ ‌‍‌‍​ ​‍​ ​​​ ‌‌​ ​​‌‍​‌‌‍‌​​ ‌ ​‍‌‌​ ​‍​ ​‍​‍‌‌​ ‌‌‌​‌​​‍ ‍‌‍​‍‌‍ ‌‍‌​‌ ‍‌​ ‌‍​‍‌‍​‌‌ ​ ‌‍‌‌‌‌‌‌‌ ​‍‌‍ ​​ ‌‌‍‍​‌ ‌​‌ ‌​‌ ​​‌ ​ ​‍‌‌​ ​ ‌​​‌​‍‌‌​ ​‍‌​‌‍​‍‌‌​ ​‍‌​‌‍‌‍ ​​‍ ‌‌‍​‌‌‍ ‍‌‍‌​​‍ ‌‌ ​‍​‍ ‌‌‍‍​‌‍ ‌ ‌​‌‍‌‌‌‍ ​‌ ​ ​‍ ‌‌ ​ ‌ ‌​‌ ‌‌‌‍‌​‌‍‍‌‌‍ ​‍ ‍‌ ‌‍‌‍‌‌‌ ​‍‌‍​ ‌‍‌‌‌‍ ​​‍ ‍‌‍​‌‌ ​​‌ ​​​‍‌‍‌‍‍‌‌‍‌​​ ‌‌‍‌​​ ​​‌‍​ ​ ‍​​ ​​​ ​‌​ ‌ ​ ‌‌​‍ ‌​ ​‍​ ‍‌​ ‌‌​ ​ ​‍ ‌​ ‌​​ ​‍‌‍​‌​ ​‌​‍ ‌​ ‍‌​ ‌‌​ ‌‍​ ‌‌​‍ ‌​ ‌‍​ ‍​‌‍‌​​ ​‌​ ‍​‌‍​‍​ ‌‌‌‍‌‌‌‍‌‍​ ‌​​ ​ ‌‍​‍​‍‌‍‌ ‌​‌ ‍‌‌ ​​‌‍‌‌​ ‌‌‍‍​‌‍ ‌ ‌​‌‍‌‌‌‍ ​‌‌​ ‌‍‍‌‌ ‌​‌‍‌‌‌‌​​‌‍​‌‌‍‌ ‌‍‌‌​‍‌‍‌ ​​‌‍​‌‌ ‌​‌‍‍​​ ‌‌ ​​‌‍​‌‌‍‌ ‌‍‌‌‌​​‍‌ ‌‌‌‍‍‌‌‍ ​‌‍‌​‌‍‌‌‌ ​‍​‍‌‌​ ‌‌‌​​‍‌‌ ‌‍‍ ‌‍‌‌‌ ‍‌​‍‌‌​ ​ ‌​‌​​‍‌‌​ ​ ‌​‌​​‍‌‌​ ​‍​ ​‍‌‍​‍​ ​‌​ ‌​​ ‍​‌‍​‍​ ‍‌‌‍​ ​ ​‌​ ​​‌‍​‌​ ‍​‌‍​‌​‍‌‌​ ​‍​ ​‍​‍‌‌​ ‌‌‌​‌​​‍ ‍‌ ​​‌‍ ‌‍‍‌‌‍ ‍‌ ‌​‌ ​ ​‍‌‌​ ‌‌‌​​‍‌‌ ‌‍‍ ‌‍‌‌‌ ‍‌​‍‌‌​ ​ ‌​‌​​‍‌‌​ ​ ‌​‌​​‍‌‌​ ​‍​ ​‍​ ‌‍​ ‍‌‌‍‌‍‌‍​ ‌‍‌‍​ ​‍​ ​​​ ‌‌​ ​​‌‍​‌‌‍‌​​ ‌ ​‍‌‌​ ​‍​ ​‍​‍‌‌​ ‌‌‌​‌​​‍ ‍‌‍​‍‌‍ ‌‍‌​‌ ‍‌​‍‌‍‌ ​​‌‍‌‌‌ ​‍‌ ​ ‌ ​​‌‍‌‌‌‍​ ‌ ‌​‌‍‍‌‌ ‌‍‌‍‌‌​ ‌‌ ​​‌ ‌‌‌‍​‍‌‍ ​‌‍‍‌‌ ​ ‌‍‍​‌‍‌‌‌‍‌​​‍​‍‌ ‌
Bespoke menus​​​​‌ ‍ ​‍​‍‌‍ ‌ ​‍‌‍‍‌‌‍‌ ‌‍‍‌‌‍ ‍​‍​‍​ ‍‍​‍​‍‌ ​ ‌‍​‌‌‍ ‍‌‍‍‌‌ ‌​‌ ‍‌​‍ ‍‌‍‍‌‌‍ ​‍​‍​‍ ​​‍​‍‌‍‍​‌ ​‍‌‍‌‌‌‍‌‍​‍​‍​ ‍‍​‍​‍‌‍‍​‌ ‌​‌ ‌​‌ ​​‌ ​ ​ ‍‍​‍ ​‍ ‌‍ ​​‍ ‌‌‍​‌‌‍ ‍‌‍‌​​‍ ‌‌ ​‍​‍ ‌‌‍‍​‌‍ ‌ ‌​‌‍‌‌‌‍ ​‌ ​ ​‍ ‌‌ ​ ‌ ‌​‌ ‌‌‌‍‌​‌‍‍‌‌‍ ​‍ ‍‌ ‌‍‌‍‌‌‌ ​‍‌‍​ ‌‍‌‌‌‍ ​​‍ ‍‌‍​‌‌ ​​‌ ​​​‍ ‌‍‍‌‌‍ ‍‌ ‌​‌‍‌‌‌‍ ‍‌ ‌​​‍ ‌‍‌‌‌‍‌​‌‍‍‌‌ ‌​​‍ ‌‍ ‌‌‍ ‌‍‌​‌‍‌‌​ ‌‌ ​​‌ ​‍‌‍‌‌‌ ​ ‌‍‌‌‌‍ ‍‌ ‌​‌‍​‌‌ ‌​‌‍‍‌‌‍ ‌‍ ‍​ ‍ ‌‍‍‌‌‍‌​​ ‌‌‍‌​​ ​​‌‍​ ​ ‍​​ ​​​ ​‌​ ‌ ​ ‌‌​‍ ‌​ ​‍​ ‍‌​ ‌‌​ ​ ​‍ ‌​ ‌​​ ​‍‌‍​‌​ ​‌​‍ ‌​ ‍‌​ ‌‌​ ‌‍​ ‌‌​‍ ‌​ ‌‍​ ‍​‌‍‌​​ ​‌​ ‍​‌‍​‍​ ‌‌‌‍‌‌‌‍‌‍​ ‌​​ ​ ‌‍​‍​ ‍ ‌ ‌​‌ ‍‌‌ ​​‌‍‌‌​ ‌‌‍‍​‌‍ ‌ ‌​‌‍‌‌‌‍ ​‌‌​ ‌‍‍‌‌ ‌​‌‍‌‌‌‌​​‌‍​‌‌‍‌ ‌‍‌‌​ ‍ ‌ ​​‌‍​‌‌ ‌​‌‍‍​​ ‌‌ ​​‌‍​‌‌‍‌ ‌‍‌‌‌​​‍‌ ‌‌‌‍‍‌‌‍ ​‌‍‌​‌‍‌‌‌ ​‍​‍‌‌​ ‌‌‌​​‍‌‌ ‌‍‍ ‌‍‌‌‌ ‍‌​‍‌‌​ ​ ‌​‌​​‍‌‌​ ​ ‌​‌​​‍‌‌​ ​‍​ ​‍‌‍​‍​ ​‌​ ‌​​ ‍​‌‍​‍​ ‍‌‌‍​ ​ ​‌​ ​​‌‍​‌​ ‍​‌‍​‌​‍‌‌​ ​‍​ ​‍​‍‌‌​ ‌‌‌​‌​​‍ ‍‌ ​​‌‍ ‌‍‍‌‌‍ ‍‌ ‌​‌ ​ ​‍‌‌​ ‌‌‌​​‍‌‌ ‌‍‍ ‌‍‌‌‌ ‍‌​‍‌‌​ ​ ‌​‌​​‍‌‌​ ​ ‌​‌​​‍‌‌​ ​‍​ ​‍​ ​‍​ ‌‌‌‍​ ​ ‍‌‌‍‌‌​ ‌ ​ ​‍‌‍​‌‌‍​‍​ ‌‌‌‍​‍​ ‍​​‍‌‌​ ​‍​ ​‍​‍‌‌​ ‌‌‌​‌​​‍ ‍‌ ‌​‌‍‍‌‌ ‌​‌‍ ​‌‍‌‌​ ‌‍​‍‌‍​‌‌ ​ ‌‍‌‌‌‌‌‌‌ ​‍‌‍ ​​ ‌‌‍‍​‌ ‌​‌ ‌​‌ ​​‌ ​ ​‍‌‌​ ​ ‌​​‌​‍‌‌​ ​‍‌​‌‍​‍‌‌​ ​‍‌​‌‍‌‍ ​​‍ ‌‌‍​‌‌‍ ‍‌‍‌​​‍ ‌‌ ​‍​‍ ‌‌‍‍​‌‍ ‌ ‌​‌‍‌‌‌‍ ​‌ ​ ​‍ ‌‌ ​ ‌ ‌​‌ ‌‌‌‍‌​‌‍‍‌‌‍ ​‍ ‍‌ ‌‍‌‍‌‌‌ ​‍‌‍​ ‌‍‌‌‌‍ ​​‍ ‍‌‍​‌‌ ​​‌ ​​​‍‌‍‌‍‍‌‌‍‌​​ ‌‌‍‌​​ ​​‌‍​ ​ ‍​​ ​​​ ​‌​ ‌ ​ ‌‌​‍ ‌​ ​‍​ ‍‌​ ‌‌​ ​ ​‍ ‌​ ‌​​ ​‍‌‍​‌​ ​‌​‍ ‌​ ‍‌​ ‌‌​ ‌‍​ ‌‌​‍ ‌​ ‌‍​ ‍​‌‍‌​​ ​‌​ ‍​‌‍​‍​ ‌‌‌‍‌‌‌‍‌‍​ ‌​​ ​ ‌‍​‍​‍‌‍‌ ‌​‌ ‍‌‌ ​​‌‍‌‌​ ‌‌‍‍​‌‍ ‌ ‌​‌‍‌‌‌‍ ​‌‌​ ‌‍‍‌‌ ‌​‌‍‌‌‌‌​​‌‍​‌‌‍‌ ‌‍‌‌​‍‌‍‌ ​​‌‍​‌‌ ‌​‌‍‍​​ ‌‌ ​​‌‍​‌‌‍‌ ‌‍‌‌‌​​‍‌ ‌‌‌‍‍‌‌‍ ​‌‍‌​‌‍‌‌‌ ​‍​‍‌‌​ ‌‌‌​​‍‌‌ ‌‍‍ ‌‍‌‌‌ ‍‌​‍‌‌​ ​ ‌​‌​​‍‌‌​ ​ ‌​‌​​‍‌‌​ ​‍​ ​‍‌‍​‍​ ​‌​ ‌​​ ‍​‌‍​‍​ ‍‌‌‍​ ​ ​‌​ ​​‌‍​‌​ ‍​‌‍​‌​‍‌‌​ ​‍​ ​‍​‍‌‌​ ‌‌‌​‌​​‍ ‍‌ ​​‌‍ ‌‍‍‌‌‍ ‍‌ ‌​‌ ​ ​‍‌‌​ ‌‌‌​​‍‌‌ ‌‍‍ ‌‍‌‌‌ ‍‌​‍‌‌​ ​ ‌​‌​​‍‌‌​ ​ ‌​‌​​‍‌‌​ ​‍​ ​‍​ ​‍​ ‌‌‌‍​ ​ ‍‌‌‍‌‌​ ‌ ​ ​‍‌‍​‌‌‍​‍​ ‌‌‌‍​‍​ ‍​​‍‌‌​ ​‍​ ​‍​‍‌‌​ ‌‌‌​‌​​‍ ‍‌ ‌​‌‍‍‌‌ ‌​‌‍ ​‌‍‌‌​‍‌‍‌ ​​‌‍‌‌‌ ​‍‌ ​ ‌ ​​‌‍‌‌‌‍​ ‌ ‌​‌‍‍‌‌ ‌‍‌‍‌‌​ ‌‌ ​​‌ ‌‌‌‍​‍‌‍ ​‌‍‍‌‌ ​ ‌‍‍​‌‍‌‌‌‍‌​​‍​‍‌ ‌
Designed by our kitchen team around your tastes and dietary
requirements​​​​‌ ‍ ​‍​‍‌‍ ‌ ​‍‌‍‍‌‌‍‌ ‌‍‍‌‌‍ ‍​‍​‍​ ‍‍​‍​‍‌ ​ ‌‍​‌‌‍ ‍‌‍‍‌‌ ‌​‌ ‍‌​‍ ‍‌‍‍‌‌‍ ​‍​‍​‍ ​​‍​‍‌‍‍​‌ ​‍‌‍‌‌‌‍‌‍​‍​‍​ ‍‍​‍​‍‌‍‍​‌ ‌​‌ ‌​‌ ​​‌ ​ ​ ‍‍​‍ ​‍ ‌‍ ​​‍ ‌‌‍​‌‌‍ ‍‌‍‌​​‍ ‌‌ ​‍​‍ ‌‌‍‍​‌‍ ‌ ‌​‌‍‌‌‌‍ ​‌ ​ ​‍ ‌‌ ​ ‌ ‌​‌ ‌‌‌‍‌​‌‍‍‌‌‍ ​‍ ‍‌ ‌‍‌‍‌‌‌ ​‍‌‍​ ‌‍‌‌‌‍ ​​‍ ‍‌‍​‌‌ ​​‌ ​​​‍ ‌‍‍‌‌‍ ‍‌ ‌​‌‍‌‌‌‍ ‍‌ ‌​​‍ ‌‍‌‌‌‍‌​‌‍‍‌‌ ‌​​‍ ‌‍ ‌‌‍ ‌‍‌​‌‍‌‌​ ‌‌ ​​‌ ​‍‌‍‌‌‌ ​ ‌‍‌‌‌‍ ‍‌ ‌​‌‍​‌‌ ‌​‌‍‍‌‌‍ ‌‍ ‍​ ‍ ‌‍‍‌‌‍‌​​ ‌‌‍‌‌‌‍‌​​ ‌‌​ ‍​​ ‌‌​ ‌‌‌‍‌‍‌‍‌‌​‍ ‌​ ​ ​ ​ ​ ‌​​ ‌‌​‍ ‌​ ‌​‌‍‌​​ ‌ ​ ​‌​‍ ‌‌‍​‍‌‍​‍​ ​‌‌‍​ ​‍ ‌‌‍​‌​ ‌ ​ ​‌‌‍‌‌​ ‍‌‌‍‌‍‌‍​ ​ ‌​‌‍​‌​ ‌​​ ‌‍​ ‌​​ ‍ ‌ ‌​‌ ‍‌‌ ​​‌‍‌‌​ ‌‌‍‍​‌‍ ‌ ‌​‌‍‌‌‌‍ ​‌‌​ ‌‍‍‌‌ ‌​‌‍‌‌‌‌​​‌‍​‌‌‍‌ ‌‍‌‌​ ‍ ‌ ​​‌‍​‌‌ ‌​‌‍‍​​ ‌‌ ​​‌‍​‌‌‍‌ ‌‍‌‌‌​​‍‌ ‌‌‌‍‍‌‌‍ ​‌‍‌​‌‍‌‌‌ ​‍​‍‌‌​ ‌‌‌​​‍‌‌ ‌‍‍ ‌‍‌‌‌ ‍‌​‍‌‌​ ​ ‌​‌​​‍‌‌​ ​ ‌​‌​​‍‌‌​ ​‍​ ​‍​ ​‍​ ​ ​ ‌‍‌‍‌‍​ ‌‍​ ​‍​ ​​​ ​‌‌‍​ ​ ‌ ​ ​‍​ ‌​​‍‌‌​ ​‍​ ​‍​‍‌‌​ ‌‌‌​‌​​‍ ‍‌ ​​‌‍ ‌‍‍‌‌‍ ‍‌ ‌​‌ ​ ​‍‌‌​ ‌‌‌​​‍‌‌ ‌‍‍ ‌‍‌‌‌ ‍‌​‍‌‌​ ​ ‌​‌​​‍‌‌​ ​ ‌​‌​​‍‌‌​ ​‍​ ​‍‌‍‌‌​ ‌​‌‍‌​‌‍​‍​ ‌​​ ‌ ‌‍‌​‌‍‌​​ ​‌​ ‍​​ ‍​​ ‌‍​‍‌‌​ ​‍​ ​‍​‍‌‌​ ‌‌‌​‌​​‍ ‍‌‍​‍‌‍ ‌‍‌​‌ ‍‌​ ‌‍​‍‌‍​‌‌ ​ ‌‍‌‌‌‌‌‌‌ ​‍‌‍ ​​ ‌‌‍‍​‌ ‌​‌ ‌​‌ ​​‌ ​ ​‍‌‌​ ​ ‌​​‌​‍‌‌​ ​‍‌​‌‍​‍‌‌​ ​‍‌​‌‍‌‍ ​​‍ ‌‌‍​‌‌‍ ‍‌‍‌​​‍ ‌‌ ​‍​‍ ‌‌‍‍​‌‍ ‌ ‌​‌‍‌‌‌‍ ​‌ ​ ​‍ ‌‌ ​ ‌ ‌​‌ ‌‌‌‍‌​‌‍‍‌‌‍ ​‍ ‍‌ ‌‍‌‍‌‌‌ ​‍‌‍​ ‌‍‌‌‌‍ ​​‍ ‍‌‍​‌‌ ​​‌ ​​​‍‌‍‌‍‍‌‌‍‌​​ ‌‌‍‌‌‌‍‌​​ ‌‌​ ‍​​ ‌‌​ ‌‌‌‍‌‍‌‍‌‌​‍ ‌​ ​ ​ ​ ​ ‌​​ ‌‌​‍ ‌​ ‌​‌‍‌​​ ‌ ​ ​‌​‍ ‌‌‍​‍‌‍​‍​ ​‌‌‍​ ​‍ ‌‌‍​‌​ ‌ ​ ​‌‌‍‌‌​ ‍‌‌‍‌‍‌‍​ ​ ‌​‌‍​‌​ ‌​​ ‌‍​ ‌​​‍‌‍‌ ‌​‌ ‍‌‌ ​​‌‍‌‌​ ‌‌‍‍​‌‍ ‌ ‌​‌‍‌‌‌‍ ​‌‌​ ‌‍‍‌‌ ‌​‌‍‌‌‌‌​​‌‍​‌‌‍‌ ‌‍‌‌​‍‌‍‌ ​​‌‍​‌‌ ‌​‌‍‍​​ ‌‌ ​​‌‍​‌‌‍‌ ‌‍‌‌‌​​‍‌ ‌‌‌‍‍‌‌‍ ​‌‍‌​‌‍‌‌‌ ​‍​‍‌‌​ ‌‌‌​​‍‌‌ ‌‍‍ ‌‍‌‌‌ ‍‌​‍‌‌​ ​ ‌​‌​​‍‌‌​ ​ ‌​‌​​‍‌‌​ ​‍​ ​‍​ ​‍​ ​ ​ ‌‍‌‍‌‍​ ‌‍​ ​‍​ ​​​ ​‌‌‍​ ​ ‌ ​ ​‍​ ‌​​‍‌‌​ ​‍​ ​‍​‍‌‌​ ‌‌‌​‌​​‍ ‍‌ ​​‌‍ ‌‍‍‌‌‍ ‍‌ ‌​‌ ​ ​‍‌‌​ ‌‌‌​​‍‌‌ ‌‍‍ ‌‍‌‌‌ ‍‌​‍‌‌​ ​ ‌​‌​​‍‌‌​ ​ ‌​‌​​‍‌‌​ ​‍​ ​‍‌‍‌‌​ ‌​‌‍‌​‌‍​‍​ ‌​​ ‌ ‌‍‌​‌‍‌​​ ​‌​ ‍​​ ‍​​ ‌‍​‍‌‌​ ​‍​ ​‍​‍‌‌​ ‌‌‌​‌​​‍ ‍‌‍​‍‌‍ ‌‍‌​‌ ‍‌​‍‌‍‌ ​​‌‍‌‌‌ ​‍‌ ​ ‌ ​​‌‍‌‌‌‍​ ‌ ‌​‌‍‍‌‌ ‌‍‌‍‌‌​ ‌‌ ​​‌ ‌‌‌‍​‍‌‍ ​‌‍‍‌‌ ​ ‌‍‍​‌‍‌‌‌‍‌​​‍​‍‌ ‌​​​​‌ ‍ ​‍​‍‌‍ ‌ ​‍‌‍‍‌‌‍‌ ‌‍‍‌‌‍ ‍​‍​‍​ ‍‍​‍​‍‌ ​ ‌‍​‌‌‍ ‍‌‍‍‌‌ ‌​‌ ‍‌​‍ ‍‌‍‍‌‌‍ ​‍​‍​‍ ​​‍​‍‌‍‍​‌ ​‍‌‍‌‌‌‍‌‍​‍​‍​ ‍‍​‍​‍‌‍‍​‌ ‌​‌ ‌​‌ ​​‌ ​ ​ ‍‍​‍ ​‍ ‌‍ ​​‍ ‌‌‍​‌‌‍ ‍‌‍‌​​‍ ‌‌ ​‍​‍ ‌‌‍‍​‌‍ ‌ ‌​‌‍‌‌‌‍ ​‌ ​ ​‍ ‌‌ ​ ‌ ‌​‌ ‌‌‌‍‌​‌‍‍‌‌‍ ​‍ ‍‌ ‌‍‌‍‌‌‌ ​‍‌‍​ ‌‍‌‌‌‍ ​​‍ ‍‌‍​‌‌ ​​‌ ​​​‍ ‌‍‍‌‌‍ ‍‌ ‌​‌‍‌‌‌‍ ‍‌ ‌​​‍ ‌‍‌‌‌‍‌​‌‍‍‌‌ ‌​​‍ ‌‍ ‌‌‍ ‌‍‌​‌‍‌‌​ ‌‌ ​​‌ ​‍‌‍‌‌‌ ​ ‌‍‌‌‌‍ ‍‌ ‌​‌‍​‌‌ ‌​‌‍‍‌‌‍ ‌‍ ‍​ ‍ ‌‍‍‌‌‍‌​​ ‌‌‍‌​​ ​​‌‍​ ​ ‍​​ ​​​ ​‌​ ‌ ​ ‌‌​‍ ‌​ ​‍​ ‍‌​ ‌‌​ ​ ​‍ ‌​ ‌​​ ​‍‌‍​‌​ ​‌​‍ ‌​ ‍‌​ ‌‌​ ‌‍​ ‌‌​‍ ‌​ ‌‍​ ‍​‌‍‌​​ ​‌​ ‍​‌‍​‍​ ‌‌‌‍‌‌‌‍‌‍​ ‌​​ ​ ‌‍​‍​ ‍ ‌ ‌​‌ ‍‌‌ ​​‌‍‌‌​ ‌‌‍‍​‌‍ ‌ ‌​‌‍‌‌‌‍ ​‌‌​ ‌‍‍‌‌ ‌​‌‍‌‌‌‌​​‌‍​‌‌‍‌ ‌‍‌‌​ ‍ ‌ ​​‌‍​‌‌ ‌​‌‍‍​​ ‌‌ ​​‌‍​‌‌‍‌ ‌‍‌‌‌​​‍‌ ‌‌‌‍‍‌‌‍ ​‌‍‌​‌‍‌‌‌ ​‍​‍‌‌​ ‌‌‌​​‍‌‌ ‌‍‍ ‌‍‌‌‌ ‍‌​‍‌‌​ ​ ‌​‌​​‍‌‌​ ​ ‌​‌​​‍‌‌​ ​‍​ ​‍‌‍​‍​ ​‌​ ‌​​ ‍​‌‍​‍​ ‍‌‌‍​ ​ ​‌​ ​​‌‍​‌​ ‍​‌‍​‌​‍‌‌​ ​‍​ ​‍​‍‌‌​ ‌‌‌​‌​​‍ ‍‌ ​​‌‍ ‌‍‍‌‌‍ ‍‌ ‌​‌ ​ ​‍‌‌​ ‌‌‌​​‍‌‌ ‌‍‍ ‌‍‌‌‌ ‍‌​‍‌‌​ ​ ‌​‌​​‍‌‌​ ​ ‌​‌​​‍‌‌​ ​‍​ ​‍​ ​‍​ ‌‌‌‍​ ​ ‍‌‌‍‌‌​ ‌ ​ ​‍‌‍​‌‌‍​‍​ ‌‌‌‍​‍​ ‍​​‍‌‌​ ​‍​ ​‍​‍‌‌​ ‌‌‌​‌​​‍ ‍‌‍​‍‌‍ ‌‍‌​‌ ‍‌​ ‌‍​‍‌‍​‌‌ ​ ‌‍‌‌‌‌‌‌‌ ​‍‌‍ ​​ ‌‌‍‍​‌ ‌​‌ ‌​‌ ​​‌ ​ ​‍‌‌​ ​ ‌​​‌​‍‌‌​ ​‍‌​‌‍​‍‌‌​ ​‍‌​‌‍‌‍ ​​‍ ‌‌‍​‌‌‍ ‍‌‍‌​​‍ ‌‌ ​‍​‍ ‌‌‍‍​‌‍ ‌ ‌​‌‍‌‌‌‍ ​‌ ​ ​‍ ‌‌ ​ ‌ ‌​‌ ‌‌‌‍‌​‌‍‍‌‌‍ ​‍ ‍‌ ‌‍‌‍‌‌‌ ​‍‌‍​ ‌‍‌‌‌‍ ​​‍ ‍‌‍​‌‌ ​​‌ ​​​‍‌‍‌‍‍‌‌‍‌​​ ‌‌‍‌​​ ​​‌‍​ ​ ‍​​ ​​​ ​‌​ ‌ ​ ‌‌​‍ ‌​ ​‍​ ‍‌​ ‌‌​ ​ ​‍ ‌​ ‌​​ ​‍‌‍​‌​ ​‌​‍ ‌​ ‍‌​ ‌‌​ ‌‍​ ‌‌​‍ ‌​ ‌‍​ ‍​‌‍‌​​ ​‌​ ‍​‌‍​‍​ ‌‌‌‍‌‌‌‍‌‍​ ‌​​ ​ ‌‍​‍​‍‌‍‌ ‌​‌ ‍‌‌ ​​‌‍‌‌​ ‌‌‍‍​‌‍ ‌ ‌​‌‍‌‌‌‍ ​‌‌​ ‌‍‍‌‌ ‌​‌‍‌‌‌‌​​‌‍​‌‌‍‌ ‌‍‌‌​‍‌‍‌ ​​‌‍​‌‌ ‌​‌‍‍​​ ‌‌ ​​‌‍​‌‌‍‌ ‌‍‌‌‌​​‍‌ ‌‌‌‍‍‌‌‍ ​‌‍‌​‌‍‌‌‌ ​‍​‍‌‌​ ‌‌‌​​‍‌‌ ‌‍‍ ‌‍‌‌‌ ‍‌​‍‌‌​ ​ ‌​‌​​‍‌‌​ ​ ‌​‌​​‍‌‌​ ​‍​ ​‍‌‍​‍​ ​‌​ ‌​​ ‍​‌‍​‍​ ‍‌‌‍​ ​ ​‌​ ​​‌‍​‌​ ‍​‌‍​‌​‍‌‌​ ​‍​ ​‍​‍‌‌​ ‌‌‌​‌​​‍ ‍‌ ​​‌‍ ‌‍‍‌‌‍ ‍‌ ‌​‌ ​ ​‍‌‌​ ‌‌‌​​‍‌‌ ‌‍‍ ‌‍‌‌‌ ‍‌​‍‌‌​ ​ ‌​‌​​‍‌‌​ ​ ‌​‌​​‍‌‌​ ​‍​ ​‍​ ​‍​ ‌‌‌‍​ ​ ‍‌‌‍‌‌​ ‌ ​ ​‍‌‍​‌‌‍​‍​ ‌‌‌‍​‍​ ‍​​‍‌‌​ ​‍​ ​‍​‍‌‌​ ‌‌‌​‌​​‍ ‍‌‍​‍‌‍ ‌‍‌​‌ ‍‌​‍‌‍‌ ​​‌‍‌‌‌ ​‍‌ ​ ‌ ​​‌‍‌‌‌‍​ ‌ ‌​‌‍‍‌‌ ‌‍‌‍‌‌​ ‌‌ ​​‌ ‌‌‌‍​‍‌‍ ​‌‍‍‌‌ ​ ‌‍‍​‌‍‌‌‌‍‌​​‍​‍‌ ‌
Rooftop entertainment​​​​‌ ‍ ​‍​‍‌‍ ‌ ​‍‌‍‍‌‌‍‌ ‌‍‍‌‌‍ ‍​‍​‍​ ‍‍​‍​‍‌ ​ ‌‍​‌‌‍ ‍‌‍‍‌‌ ‌​‌ ‍‌​‍ ‍‌‍‍‌‌‍ ​‍​‍​‍ ​​‍​‍‌‍‍​‌ ​‍‌‍‌‌‌‍‌‍​‍​‍​ ‍‍​‍​‍‌‍‍​‌ ‌​‌ ‌​‌ ​​‌ ​ ​ ‍‍​‍ ​‍ ‌‍ ​​‍ ‌‌‍​‌‌‍ ‍‌‍‌​​‍ ‌‌ ​‍​‍ ‌‌‍‍​‌‍ ‌ ‌​‌‍‌‌‌‍ ​‌ ​ ​‍ ‌‌ ​ ‌ ‌​‌ ‌‌‌‍‌​‌‍‍‌‌‍ ​‍ ‍‌ ‌‍‌‍‌‌‌ ​‍‌‍​ ‌‍‌‌‌‍ ​​‍ ‍‌‍​‌‌ ​​‌ ​​​‍ ‌‍‍‌‌‍ ‍‌ ‌​‌‍‌‌‌‍ ‍‌ ‌​​‍ ‌‍‌‌‌‍‌​‌‍‍‌‌ ‌​​‍ ‌‍ ‌‌‍ ‌‍‌​‌‍‌‌​ ‌‌ ​​‌ ​‍‌‍‌‌‌ ​ ‌‍‌‌‌‍ ‍‌ ‌​‌‍​‌‌ ‌​‌‍‍‌‌‍ ‌‍ ‍​ ‍ ‌‍‍‌‌‍‌​​ ‌‌‍‌​​ ​​‌‍​ ​ ‍​​ ​​​ ​‌​ ‌ ​ ‌‌​‍ ‌​ ​‍​ ‍‌​ ‌‌​ ​ ​‍ ‌​ ‌​​ ​‍‌‍​‌​ ​‌​‍ ‌​ ‍‌​ ‌‌​ ‌‍​ ‌‌​‍ ‌​ ‌‍​ ‍​‌‍‌​​ ​‌​ ‍​‌‍​‍​ ‌‌‌‍‌‌‌‍‌‍​ ‌​​ ​ ‌‍​‍​ ‍ ‌ ‌​‌ ‍‌‌ ​​‌‍‌‌​ ‌‌‍‍​‌‍ ‌ ‌​‌‍‌‌‌‍ ​‌‌​ ‌‍‍‌‌ ‌​‌‍‌‌‌‌​​‌‍​‌‌‍‌ ‌‍‌‌​ ‍ ‌ ​​‌‍​‌‌ ‌​‌‍‍​​ ‌‌ ​​‌‍​‌‌‍‌ ‌‍‌‌‌​​‍‌ ‌‌‌‍‍‌‌‍ ​‌‍‌​‌‍‌‌‌ ​‍​‍‌‌​ ‌‌‌​​‍‌‌ ‌‍‍ ‌‍‌‌‌ ‍‌​‍‌‌​ ​ ‌​‌​​‍‌‌​ ​ ‌​‌​​‍‌‌​ ​‍​ ​‍‌‍​‍​ ​‌​ ‌​​ ‍​‌‍​‍​ ‍‌‌‍​ ​ ​‌​ ​​‌‍​‌​ ‍​‌‍​‌​‍‌‌​ ​‍​ ​‍​‍‌‌​ ‌‌‌​‌​​‍ ‍‌ ​​‌‍ ‌‍‍‌‌‍ ‍‌ ‌​‌ ​ ​‍‌‌​ ‌‌‌​​‍‌‌ ‌‍‍ ‌‍‌‌‌ ‍‌​‍‌‌​ ​ ‌​‌​​‍‌‌​ ​ ‌​‌​​‍‌‌​ ​‍​ ​‍​ ‌​​ ​‍​ ‌ ‌‍‌‍​ ​​​ ‌‌​ ​​​ ​​​ ‌ ‌‍​ ‌‍​‌​ ​​​‍‌‌​ ​‍​ ​‍​‍‌‌​ ‌‌‌​‌​​‍ ‍‌ ‌​‌‍‍‌‌ ‌​‌‍ ​‌‍‌‌​ ‌‍​‍‌‍​‌‌ ​ ‌‍‌‌‌‌‌‌‌ ​‍‌‍ ​​ ‌‌‍‍​‌ ‌​‌ ‌​‌ ​​‌ ​ ​‍‌‌​ ​ ‌​​‌​‍‌‌​ ​‍‌​‌‍​‍‌‌​ ​‍‌​‌‍‌‍ ​​‍ ‌‌‍​‌‌‍ ‍‌‍‌​​‍ ‌‌ ​‍​‍ ‌‌‍‍​‌‍ ‌ ‌​‌‍‌‌‌‍ ​‌ ​ ​‍ ‌‌ ​ ‌ ‌​‌ ‌‌‌‍‌​‌‍‍‌‌‍ ​‍ ‍‌ ‌‍‌‍‌‌‌ ​‍‌‍​ ‌‍‌‌‌‍ ​​‍ ‍‌‍​‌‌ ​​‌ ​​​‍‌‍‌‍‍‌‌‍‌​​ ‌‌‍‌​​ ​​‌‍​ ​ ‍​​ ​​​ ​‌​ ‌ ​ ‌‌​‍ ‌​ ​‍​ ‍‌​ ‌‌​ ​ ​‍ ‌​ ‌​​ ​‍‌‍​‌​ ​‌​‍ ‌​ ‍‌​ ‌‌​ ‌‍​ ‌‌​‍ ‌​ ‌‍​ ‍​‌‍‌​​ ​‌​ ‍​‌‍​‍​ ‌‌‌‍‌‌‌‍‌‍​ ‌​​ ​ ‌‍​‍​‍‌‍‌ ‌​‌ ‍‌‌ ​​‌‍‌‌​ ‌‌‍‍​‌‍ ‌ ‌​‌‍‌‌‌‍ ​‌‌​ ‌‍‍‌‌ ‌​‌‍‌‌‌‌​​‌‍​‌‌‍‌ ‌‍‌‌​‍‌‍‌ ​​‌‍​‌‌ ‌​‌‍‍​​ ‌‌ ​​‌‍​‌‌‍‌ ‌‍‌‌‌​​‍‌ ‌‌‌‍‍‌‌‍ ​‌‍‌​‌‍‌‌‌ ​‍​‍‌‌​ ‌‌‌​​‍‌‌ ‌‍‍ ‌‍‌‌‌ ‍‌​‍‌‌​ ​ ‌​‌​​‍‌‌​ ​ ‌​‌​​‍‌‌​ ​‍​ ​‍‌‍​‍​ ​‌​ ‌​​ ‍​‌‍​‍​ ‍‌‌‍​ ​ ​‌​ ​​‌‍​‌​ ‍​‌‍​‌​‍‌‌​ ​‍​ ​‍​‍‌‌​ ‌‌‌​‌​​‍ ‍‌ ​​‌‍ ‌‍‍‌‌‍ ‍‌ ‌​‌ ​ ​‍‌‌​ ‌‌‌​​‍‌‌ ‌‍‍ ‌‍‌‌‌ ‍‌​‍‌‌​ ​ ‌​‌​​‍‌‌​ ​ ‌​‌​​‍‌‌​ ​‍​ ​‍​ ‌​​ ​‍​ ‌ ‌‍‌‍​ ​​​ ‌‌​ ​​​ ​​​ ‌ ‌‍​ ‌‍​‌​ ​​​‍‌‌​ ​‍​ ​‍​‍‌‌​ ‌‌‌​‌​​‍ ‍‌ ‌​‌‍‍‌‌ ‌​‌‍ ​‌‍‌‌​‍‌‍‌ ​​‌‍‌‌‌ ​‍‌ ​ ‌ ​​‌‍‌‌‌‍​ ‌ ‌​‌‍‍‌‌ ‌‍‌‍‌‌​ ‌‌ ​​‌ ‌‌‌‍​‍‌‍ ​‌‍‍‌‌ ​ ‌‍‍​‌‍‌‌‌‍‌​​‍​‍‌ ‌
Live music and entertainment​​​​‌ ‍ ​‍​‍‌‍ ‌ ​‍‌‍‍‌‌‍‌ ‌‍‍‌‌‍ ‍​‍​‍​ ‍‍​‍​‍‌ ​ ‌‍​‌‌‍ ‍‌‍‍‌‌ ‌​‌ ‍‌​‍ ‍‌‍‍‌‌‍ ​‍​‍​‍ ​​‍​‍‌‍‍​‌ ​‍‌‍‌‌‌‍‌‍​‍​‍​ ‍‍​‍​‍‌‍‍​‌ ‌​‌ ‌​‌ ​​‌ ​ ​ ‍‍​‍ ​‍ ‌‍ ​​‍ ‌‌‍​‌‌‍ ‍‌‍‌​​‍ ‌‌ ​‍​‍ ‌‌‍‍​‌‍ ‌ ‌​‌‍‌‌‌‍ ​‌ ​ ​‍ ‌‌ ​ ‌ ‌​‌ ‌‌‌‍‌​‌‍‍‌‌‍ ​‍ ‍‌ ‌‍‌‍‌‌‌ ​‍‌‍​ ‌‍‌‌‌‍ ​​‍ ‍‌‍​‌‌ ​​‌ ​​​‍ ‌‍‍‌‌‍ ‍‌ ‌​‌‍‌‌‌‍ ‍‌ ‌​​‍ ‌‍‌‌‌‍‌​‌‍‍‌‌ ‌​​‍ ‌‍ ‌‌‍ ‌‍‌​‌‍‌‌​ ‌‌ ​​‌ ​‍‌‍‌‌‌ ​ ‌‍‌‌‌‍ ‍‌ ‌​‌‍​‌‌ ‌​‌‍‍‌‌‍ ‌‍ ‍​ ‍ ‌‍‍‌‌‍‌​​ ‌‌‍‌​​ ​​‌‍​ ​ ‍​​ ​​​ ​‌​ ‌ ​ ‌‌​‍ ‌​ ​‍​ ‍‌​ ‌‌​ ​ ​‍ ‌​ ‌​​ ​‍‌‍​‌​ ​‌​‍ ‌​ ‍‌​ ‌‌​ ‌‍​ ‌‌​‍ ‌​ ‌‍​ ‍​‌‍‌​​ ​‌​ ‍​‌‍​‍​ ‌‌‌‍‌‌‌‍‌‍​ ‌​​ ​ ‌‍​‍​ ‍ ‌ ‌​‌ ‍‌‌ ​​‌‍‌‌​ ‌‌‍‍​‌‍ ‌ ‌​‌‍‌‌‌‍ ​‌‌​ ‌‍‍‌‌ ‌​‌‍‌‌‌‌​​‌‍​‌‌‍‌ ‌‍‌‌​ ‍ ‌ ​​‌‍​‌‌ ‌​‌‍‍​​ ‌‌ ​​‌‍​‌‌‍‌ ‌‍‌‌‌​​‍‌ ‌‌‌‍‍‌‌‍ ​‌‍‌​‌‍‌‌‌ ​‍​‍‌‌​ ‌‌‌​​‍‌‌ ‌‍‍ ‌‍‌‌‌ ‍‌​‍‌‌​ ​ ‌​‌​​‍‌‌​ ​ ‌​‌​​‍‌‌​ ​‍​ ​‍‌‍​‍​ ​‌​ ‌​​ ‍​‌‍​‍​ ‍‌‌‍​ ​ ​‌​ ​​‌‍​‌​ ‍​‌‍​‌​‍‌‌​ ​‍​ ​‍​‍‌‌​ ‌‌‌​‌​​‍ ‍‌ ​​‌‍ ‌‍‍‌‌‍ ‍‌ ‌​‌ ​ ​‍‌‌​ ‌‌‌​​‍‌‌ ‌‍‍ ‌‍‌‌‌ ‍‌​‍‌‌​ ​ ‌​‌​​‍‌‌​ ​ ‌​‌​​‍‌‌​ ​‍​ ​‍​ ‌​​ ​‍​ ‌ ‌‍‌‍​ ​​​ ‌‌​ ​​​ ​​​ ‌ ‌‍​ ‌‍​‌​ ​​​‍‌‌​ ​‍​ ​‍​‍‌‌​ ‌‌‌​‌​​‍ ‍‌‍​‍‌‍ ‌‍‌​‌ ‍‌​ ‌‍​‍‌‍​‌‌ ​ ‌‍‌‌‌‌‌‌‌ ​‍‌‍ ​​ ‌‌‍‍​‌ ‌​‌ ‌​‌ ​​‌ ​ ​‍‌‌​ ​ ‌​​‌​‍‌‌​ ​‍‌​‌‍​‍‌‌​ ​‍‌​‌‍‌‍ ​​‍ ‌‌‍​‌‌‍ ‍‌‍‌​​‍ ‌‌ ​‍​‍ ‌‌‍‍​‌‍ ‌ ‌​‌‍‌‌‌‍ ​‌ ​ ​‍ ‌‌ ​ ‌ ‌​‌ ‌‌‌‍‌​‌‍‍‌‌‍ ​‍ ‍‌ ‌‍‌‍‌‌‌ ​‍‌‍​ ‌‍‌‌‌‍ ​​‍ ‍‌‍​‌‌ ​​‌ ​​​‍‌‍‌‍‍‌‌‍‌​​ ‌‌‍‌​​ ​​‌‍​ ​ ‍​​ ​​​ ​‌​ ‌ ​ ‌‌​‍ ‌​ ​‍​ ‍‌​ ‌‌​ ​ ​‍ ‌​ ‌​​ ​‍‌‍​‌​ ​‌​‍ ‌​ ‍‌​ ‌‌​ ‌‍​ ‌‌​‍ ‌​ ‌‍​ ‍​‌‍‌​​ ​‌​ ‍​‌‍​‍​ ‌‌‌‍‌‌‌‍‌‍​ ‌​​ ​ ‌‍​‍​‍‌‍‌ ‌​‌ ‍‌‌ ​​‌‍‌‌​ ‌‌‍‍​‌‍ ‌ ‌​‌‍‌‌‌‍ ​‌‌​ ‌‍‍‌‌ ‌​‌‍‌‌‌‌​​‌‍​‌‌‍‌ ‌‍‌‌​‍‌‍‌ ​​‌‍​‌‌ ‌​‌‍‍​​ ‌‌ ​​‌‍​‌‌‍‌ ‌‍‌‌‌​​‍‌ ‌‌‌‍‍‌‌‍ ​‌‍‌​‌‍‌‌‌ ​‍​‍‌‌​ ‌‌‌​​‍‌‌ ‌‍‍ ‌‍‌‌‌ ‍‌​‍‌‌​ ​ ‌​‌​​‍‌‌​ ​ ‌​‌​​‍‌‌​ ​‍​ ​‍‌‍​‍​ ​‌​ ‌​​ ‍​‌‍​‍​ ‍‌‌‍​ ​ ​‌​ ​​‌‍​‌​ ‍​‌‍​‌​‍‌‌​ ​‍​ ​‍​‍‌‌​ ‌‌‌​‌​​‍ ‍‌ ​​‌‍ ‌‍‍‌‌‍ ‍‌ ‌​‌ ​ ​‍‌‌​ ‌‌‌​​‍‌‌ ‌‍‍ ‌‍‌‌‌ ‍‌​‍‌‌​ ​ ‌​‌​​‍‌‌​ ​ ‌​‌​​‍‌‌​ ​‍​ ​‍​ ‌​​ ​‍​ ‌ ‌‍‌‍​ ​​​ ‌‌​ ​​​ ​​​ ‌ ‌‍​ ‌‍​‌​ ​​​‍‌‌​ ​‍​ ​‍​‍‌‌​ ‌‌‌​‌​​‍ ‍‌‍​‍‌‍ ‌‍‌​‌ ‍‌​‍‌‍‌ ​​‌‍‌‌‌ ​‍‌ ​ ‌ ​​‌‍‌‌‌‍​ ‌ ‌​‌‍‍‌‌ ‌‍‌‍‌‌​ ‌‌ ​​‌ ‌‌‌‍​‍‌‍ ​‌‍‍‌‌ ​ ‌‍‍​‌‍‌‌‌‍‌​​‍​‍‌ ‌
Event styling & decoration​​​​‌ ‍ ​‍​‍‌‍ ‌ ​‍‌‍‍‌‌‍‌ ‌‍‍‌‌‍ ‍​‍​‍​ ‍‍​‍​‍‌ ​ ‌‍​‌‌‍ ‍‌‍‍‌‌ ‌​‌ ‍‌​‍ ‍‌‍‍‌‌‍ ​‍​‍​‍ ​​‍​‍‌‍‍​‌ ​‍‌‍‌‌‌‍‌‍​‍​‍​ ‍‍​‍​‍‌‍‍​‌ ‌​‌ ‌​‌ ​​‌ ​ ​ ‍‍​‍ ​‍ ‌‍ ​​‍ ‌‌‍​‌‌‍ ‍‌‍‌​​‍ ‌‌ ​‍​‍ ‌‌‍‍​‌‍ ‌ ‌​‌‍‌‌‌‍ ​‌ ​ ​‍ ‌‌ ​ ‌ ‌​‌ ‌‌‌‍‌​‌‍‍‌‌‍ ​‍ ‍‌ ‌‍‌‍‌‌‌ ​‍‌‍​ ‌‍‌‌‌‍ ​​‍ ‍‌‍​‌‌ ​​‌ ​​​‍ ‌‍‍‌‌‍ ‍‌ ‌​‌‍‌‌‌‍ ‍‌ ‌​​‍ ‌‍‌‌‌‍‌​‌‍‍‌‌ ‌​​‍ ‌‍ ‌‌‍ ‌‍‌​‌‍‌‌​ ‌‌ ​​‌ ​‍‌‍‌‌‌ ​ ‌‍‌‌‌‍ ‍‌ ‌​‌‍​‌‌ ‌​‌‍‍‌‌‍ ‌‍ ‍​ ‍ ‌‍‍‌‌‍‌​​ ‌‌‍‌​​ ​​‌‍​ ​ ‍​​ ​​​ ​‌​ ‌ ​ ‌‌​‍ ‌​ ​‍​ ‍‌​ ‌‌​ ​ ​‍ ‌​ ‌​​ ​‍‌‍​‌​ ​‌​‍ ‌​ ‍‌​ ‌‌​ ‌‍​ ‌‌​‍ ‌​ ‌‍​ ‍​‌‍‌​​ ​‌​ ‍​‌‍​‍​ ‌‌‌‍‌‌‌‍‌‍​ ‌​​ ​ ‌‍​‍​ ‍ ‌ ‌​‌ ‍‌‌ ​​‌‍‌‌​ ‌‌‍‍​‌‍ ‌ ‌​‌‍‌‌‌‍ ​‌‌​ ‌‍‍‌‌ ‌​‌‍‌‌‌‌​​‌‍​‌‌‍‌ ‌‍‌‌​ ‍ ‌ ​​‌‍​‌‌ ‌​‌‍‍​​ ‌‌ ​​‌‍​‌‌‍‌ ‌‍‌‌‌​​‍‌ ‌‌‌‍‍‌‌‍ ​‌‍‌​‌‍‌‌‌ ​‍​‍‌‌​ ‌‌‌​​‍‌‌ ‌‍‍ ‌‍‌‌‌ ‍‌​‍‌‌​ ​ ‌​‌​​‍‌‌​ ​ ‌​‌​​‍‌‌​ ​‍​ ​‍‌‍​‍​ ​‌​ ‌​​ ‍​‌‍​‍​ ‍‌‌‍​ ​ ​‌​ ​​‌‍​‌​ ‍​‌‍​‌​‍‌‌​ ​‍​ ​‍​‍‌‌​ ‌‌‌​‌​​‍ ‍‌ ​​‌‍ ‌‍‍‌‌‍ ‍‌ ‌​‌ ​ ​‍‌‌​ ‌‌‌​​‍‌‌ ‌‍‍ ‌‍‌‌‌ ‍‌​‍‌‌​ ​ ‌​‌​​‍‌‌​ ​ ‌​‌​​‍‌‌​ ​‍​ ​‍​ ​‍‌‍​‌​ ‍​​ ‌‌‌‍​ ​ ​​‌‍‌​‌‍​‌‌‍‌​‌‍‌​​ ‍‌​ ‌ ​‍‌‌​ ​‍​ ​‍​‍‌‌​ ‌‌‌​‌​​‍ ‍‌ ‌​‌‍‍‌‌ ‌​‌‍ ​‌‍‌‌​ ‌‍​‍‌‍​‌‌ ​ ‌‍‌‌‌‌‌‌‌ ​‍‌‍ ​​ ‌‌‍‍​‌ ‌​‌ ‌​‌ ​​‌ ​ ​‍‌‌​ ​ ‌​​‌​‍‌‌​ ​‍‌​‌‍​‍‌‌​ ​‍‌​‌‍‌‍ ​​‍ ‌‌‍​‌‌‍ ‍‌‍‌​​‍ ‌‌ ​‍​‍ ‌‌‍‍​‌‍ ‌ ‌​‌‍‌‌‌‍ ​‌ ​ ​‍ ‌‌ ​ ‌ ‌​‌ ‌‌‌‍‌​‌‍‍‌‌‍ ​‍ ‍‌ ‌‍‌‍‌‌‌ ​‍‌‍​ ‌‍‌‌‌‍ ​​‍ ‍‌‍​‌‌ ​​‌ ​​​‍‌‍‌‍‍‌‌‍‌​​ ‌‌‍‌​​ ​​‌‍​ ​ ‍​​ ​​​ ​‌​ ‌ ​ ‌‌​‍ ‌​ ​‍​ ‍‌​ ‌‌​ ​ ​‍ ‌​ ‌​​ ​‍‌‍​‌​ ​‌​‍ ‌​ ‍‌​ ‌‌​ ‌‍​ ‌‌​‍ ‌​ ‌‍​ ‍​‌‍‌​​ ​‌​ ‍​‌‍​‍​ ‌‌‌‍‌‌‌‍‌‍​ ‌​​ ​ ‌‍​‍​‍‌‍‌ ‌​‌ ‍‌‌ ​​‌‍‌‌​ ‌‌‍‍​‌‍ ‌ ‌​‌‍‌‌‌‍ ​‌‌​ ‌‍‍‌‌ ‌​‌‍‌‌‌‌​​‌‍​‌‌‍‌ ‌‍‌‌​‍‌‍‌ ​​‌‍​‌‌ ‌​‌‍‍​​ ‌‌ ​​‌‍​‌‌‍‌ ‌‍‌‌‌​​‍‌ ‌‌‌‍‍‌‌‍ ​‌‍‌​‌‍‌‌‌ ​‍​‍‌‌​ ‌‌‌​​‍‌‌ ‌‍‍ ‌‍‌‌‌ ‍‌​‍‌‌​ ​ ‌​‌​​‍‌‌​ ​ ‌​‌​​‍‌‌​ ​‍​ ​‍‌‍​‍​ ​‌​ ‌​​ ‍​‌‍​‍​ ‍‌‌‍​ ​ ​‌​ ​​‌‍​‌​ ‍​‌‍​‌​‍‌‌​ ​‍​ ​‍​‍‌‌​ ‌‌‌​‌​​‍ ‍‌ ​​‌‍ ‌‍‍‌‌‍ ‍‌ ‌​‌ ​ ​‍‌‌​ ‌‌‌​​‍‌‌ ‌‍‍ ‌‍‌‌‌ ‍‌​‍‌‌​ ​ ‌​‌​​‍‌‌​ ​ ‌​‌​​‍‌‌​ ​‍​ ​‍​ ​‍‌‍​‌​ ‍​​ ‌‌‌‍​ ​ ​​‌‍‌​‌‍​‌‌‍‌​‌‍‌​​ ‍‌​ ‌ ​‍‌‌​ ​‍​ ​‍​‍‌‌​ ‌‌‌​‌​​‍ ‍‌ ‌​‌‍‍‌‌ ‌​‌‍ ​‌‍‌‌​‍‌‍‌ ​​‌‍‌‌‌ ​‍‌ ​ ‌ ​​‌‍‌‌‌‍​ ‌ ‌​‌‍‍‌‌ ‌‍‌‍‌‌​ ‌‌ ​​‌ ‌‌‌‍​‍‌‍ ​‌‍‍‌‌ ​ ‌‍‍​‌‍‌‌‌‍‌​​‍​‍‌ ‌
We can help bring your vision to life, or take care of it entirely​​​​‌ ‍ ​‍​‍‌‍ ‌ ​‍‌‍‍‌‌‍‌ ‌‍‍‌‌‍ ‍​‍​‍​ ‍‍​‍​‍‌ ​ ‌‍​‌‌‍ ‍‌‍‍‌‌ ‌​‌ ‍‌​‍ ‍‌‍‍‌‌‍ ​‍​‍​‍ ​​‍​‍‌‍‍​‌ ​‍‌‍‌‌‌‍‌‍​‍​‍​ ‍‍​‍​‍‌‍‍​‌ ‌​‌ ‌​‌ ​​‌ ​ ​ ‍‍​‍ ​‍ ‌‍ ​​‍ ‌‌‍​‌‌‍ ‍‌‍‌​​‍ ‌‌ ​‍​‍ ‌‌‍‍​‌‍ ‌ ‌​‌‍‌‌‌‍ ​‌ ​ ​‍ ‌‌ ​ ‌ ‌​‌ ‌‌‌‍‌​‌‍‍‌‌‍ ​‍ ‍‌ ‌‍‌‍‌‌‌ ​‍‌‍​ ‌‍‌‌‌‍ ​​‍ ‍‌‍​‌‌ ​​‌ ​​​‍ ‌‍‍‌‌‍ ‍‌ ‌​‌‍‌‌‌‍ ‍‌ ‌​​‍ ‌‍‌‌‌‍‌​‌‍‍‌‌ ‌​​‍ ‌‍ ‌‌‍ ‌‍‌​‌‍‌‌​ ‌‌ ​​‌ ​‍‌‍‌‌‌ ​ ‌‍‌‌‌‍ ‍‌ ‌​‌‍​‌‌ ‌​‌‍‍‌‌‍ ‌‍ ‍​ ‍ ‌‍‍‌‌‍‌​​ ‌‌‍‌‌‌‍‌​​ ‌‌​ ‍​​ ‌‌​ ‌‌‌‍‌‍‌‍‌‌​‍ ‌​ ​ ​ ​ ​ ‌​​ ‌‌​‍ ‌​ ‌​‌‍‌​​ ‌ ​ ​‌​‍ ‌‌‍​‍‌‍​‍​ ​‌‌‍​ ​‍ ‌‌‍​‌​ ‌ ​ ​‌‌‍‌‌​ ‍‌‌‍‌‍‌‍​ ​ ‌​‌‍​‌​ ‌​​ ‌‍​ ‌​​ ‍ ‌ ‌​‌ ‍‌‌ ​​‌‍‌‌​ ‌‌‍‍​‌‍ ‌ ‌​‌‍‌‌‌‍ ​‌‌​ ‌‍‍‌‌ ‌​‌‍‌‌‌‌​​‌‍​‌‌‍‌ ‌‍‌‌​ ‍ ‌ ​​‌‍​‌‌ ‌​‌‍‍​​ ‌‌ ​​‌‍​‌‌‍‌ ‌‍‌‌‌​​‍‌ ‌‌‌‍‍‌‌‍ ​‌‍‌​‌‍‌‌‌ ​‍​‍‌‌​ ‌‌‌​​‍‌‌ ‌‍‍ ‌‍‌‌‌ ‍‌​‍‌‌​ ​ ‌​‌​​‍‌‌​ ​ ‌​‌​​‍‌‌​ ​‍​ ​‍​ ​‍​ ​ ​ ‌‍‌‍‌‍​ ‌‍​ ​‍​ ​​​ ​‌‌‍​ ​ ‌ ​ ​‍​ ‌​​‍‌‌​ ​‍​ ​‍​‍‌‌​ ‌‌‌​‌​​‍ ‍‌ ​​‌‍ ‌‍‍‌‌‍ ‍‌ ‌​‌ ​ ​‍‌‌​ ‌‌‌​​‍‌‌ ‌‍‍ ‌‍‌‌‌ ‍‌​‍‌‌​ ​ ‌​‌​​‍‌‌​ ​ ‌​‌​​‍‌‌​ ​‍​ ​‍​ ​​‌‍‌​‌‍​‌​ ‌‌​ ‌ ​ ​ ​ ‌​‌‍‌​​ ‍‌‌‍‌​​ ‌ ​ ‌​​‍‌‌​ ​‍​ ​‍​‍‌‌​ ‌‌‌​‌​​‍ ‍‌‍​‍‌‍ ‌‍‌​‌ ‍‌​ ‌‍​‍‌‍​‌‌ ​ ‌‍‌‌‌‌‌‌‌ ​‍‌‍ ​​ ‌‌‍‍​‌ ‌​‌ ‌​‌ ​​‌ ​ ​‍‌‌​ ​ ‌​​‌​‍‌‌​ ​‍‌​‌‍​‍‌‌​ ​‍‌​‌‍‌‍ ​​‍ ‌‌‍​‌‌‍ ‍‌‍‌​​‍ ‌‌ ​‍​‍ ‌‌‍‍​‌‍ ‌ ‌​‌‍‌‌‌‍ ​‌ ​ ​‍ ‌‌ ​ ‌ ‌​‌ ‌‌‌‍‌​‌‍‍‌‌‍ ​‍ ‍‌ ‌‍‌‍‌‌‌ ​‍‌‍​ ‌‍‌‌‌‍ ​​‍ ‍‌‍​‌‌ ​​‌ ​​​‍‌‍‌‍‍‌‌‍‌​​ ‌‌‍‌‌‌‍‌​​ ‌‌​ ‍​​ ‌‌​ ‌‌‌‍‌‍‌‍‌‌​‍ ‌​ ​ ​ ​ ​ ‌​​ ‌‌​‍ ‌​ ‌​‌‍‌​​ ‌ ​ ​‌​‍ ‌‌‍​‍‌‍​‍​ ​‌‌‍​ ​‍ ‌‌‍​‌​ ‌ ​ ​‌‌‍‌‌​ ‍‌‌‍‌‍‌‍​ ​ ‌​‌‍​‌​ ‌​​ ‌‍​ ‌​​‍‌‍‌ ‌​‌ ‍‌‌ ​​‌‍‌‌​ ‌‌‍‍​‌‍ ‌ ‌​‌‍‌‌‌‍ ​‌‌​ ‌‍‍‌‌ ‌​‌‍‌‌‌‌​​‌‍​‌‌‍‌ ‌‍‌‌​‍‌‍‌ ​​‌‍​‌‌ ‌​‌‍‍​​ ‌‌ ​​‌‍​‌‌‍‌ ‌‍‌‌‌​​‍‌ ‌‌‌‍‍‌‌‍ ​‌‍‌​‌‍‌‌‌ ​‍​‍‌‌​ ‌‌‌​​‍‌‌ ‌‍‍ ‌‍‌‌‌ ‍‌​‍‌‌​ ​ ‌​‌​​‍‌‌​ ​ ‌​‌​​‍‌‌​ ​‍​ ​‍​ ​‍​ ​ ​ ‌‍‌‍‌‍​ ‌‍​ ​‍​ ​​​ ​‌‌‍​ ​ ‌ ​ ​‍​ ‌​​‍‌‌​ ​‍​ ​‍​‍‌‌​ ‌‌‌​‌​​‍ ‍‌ ​​‌‍ ‌‍‍‌‌‍ ‍‌ ‌​‌ ​ ​‍‌‌​ ‌‌‌​​‍‌‌ ‌‍‍ ‌‍‌‌‌ ‍‌​‍‌‌​ ​ ‌​‌​​‍‌‌​ ​ ‌​‌​​‍‌‌​ ​‍​ ​‍​ ​​‌‍‌​‌‍​‌​ ‌‌​ ‌ ​ ​ ​ ‌​‌‍‌​​ ‍‌‌‍‌​​ ‌ ​ ‌​​‍‌‌​ ​‍​ ​‍​‍‌‌​ ‌‌‌​‌​​‍ ‍‌‍​‍‌‍ ‌‍‌​‌ ‍‌​‍‌‍‌ ​​‌‍‌‌‌ ​‍‌ ​ ‌ ​​‌‍‌‌‌‍​ ‌ ‌​‌‍‍‌‌ ‌‍‌‍‌‌​ ‌‌ ​​‌ ‌‌‌‍​‍‌‍ ​‌‍‍‌‌ ​ ‌‍‍​‌‍‌‌‌‍‌​​‍​‍‌ ‌​​​​‌ ‍ ​‍​‍‌‍ ‌ ​‍‌‍‍‌‌‍‌ ‌‍‍‌‌‍ ‍​‍​‍​ ‍‍​‍​‍‌ ​ ‌‍​‌‌‍ ‍‌‍‍‌‌ ‌​‌ ‍‌​‍ ‍‌‍‍‌‌‍ ​‍​‍​‍ ​​‍​‍‌‍‍​‌ ​‍‌‍‌‌‌‍‌‍​‍​‍​ ‍‍​‍​‍‌‍‍​‌ ‌​‌ ‌​‌ ​​‌ ​ ​ ‍‍​‍ ​‍ ‌‍ ​​‍ ‌‌‍​‌‌‍ ‍‌‍‌​​‍ ‌‌ ​‍​‍ ‌‌‍‍​‌‍ ‌ ‌​‌‍‌‌‌‍ ​‌ ​ ​‍ ‌‌ ​ ‌ ‌​‌ ‌‌‌‍‌​‌‍‍‌‌‍ ​‍ ‍‌ ‌‍‌‍‌‌‌ ​‍‌‍​ ‌‍‌‌‌‍ ​​‍ ‍‌‍​‌‌ ​​‌ ​​​‍ ‌‍‍‌‌‍ ‍‌ ‌​‌‍‌‌‌‍ ‍‌ ‌​​‍ ‌‍‌‌‌‍‌​‌‍‍‌‌ ‌​​‍ ‌‍ ‌‌‍ ‌‍‌​‌‍‌‌​ ‌‌ ​​‌ ​‍‌‍‌‌‌ ​ ‌‍‌‌‌‍ ‍‌ ‌​‌‍​‌‌ ‌​‌‍‍‌‌‍ ‌‍ ‍​ ‍ ‌‍‍‌‌‍‌​​ ‌‌‍‌​​ ​​‌‍​ ​ ‍​​ ​​​ ​‌​ ‌ ​ ‌‌​‍ ‌​ ​‍​ ‍‌​ ‌‌​ ​ ​‍ ‌​ ‌​​ ​‍‌‍​‌​ ​‌​‍ ‌​ ‍‌​ ‌‌​ ‌‍​ ‌‌​‍ ‌​ ‌‍​ ‍​‌‍‌​​ ​‌​ ‍​‌‍​‍​ ‌‌‌‍‌‌‌‍‌‍​ ‌​​ ​ ‌‍​‍​ ‍ ‌ ‌​‌ ‍‌‌ ​​‌‍‌‌​ ‌‌‍‍​‌‍ ‌ ‌​‌‍‌‌‌‍ ​‌‌​ ‌‍‍‌‌ ‌​‌‍‌‌‌‌​​‌‍​‌‌‍‌ ‌‍‌‌​ ‍ ‌ ​​‌‍​‌‌ ‌​‌‍‍​​ ‌‌ ​​‌‍​‌‌‍‌ ‌‍‌‌‌​​‍‌ ‌‌‌‍‍‌‌‍ ​‌‍‌​‌‍‌‌‌ ​‍​‍‌‌​ ‌‌‌​​‍‌‌ ‌‍‍ ‌‍‌‌‌ ‍‌​‍‌‌​ ​ ‌​‌​​‍‌‌​ ​ ‌​‌​​‍‌‌​ ​‍​ ​‍‌‍​‍​ ​‌​ ‌​​ ‍​‌‍​‍​ ‍‌‌‍​ ​ ​‌​ ​​‌‍​‌​ ‍​‌‍​‌​‍‌‌​ ​‍​ ​‍​‍‌‌​ ‌‌‌​‌​​‍ ‍‌ ​​‌‍ ‌‍‍‌‌‍ ‍‌ ‌​‌ ​ ​‍‌‌​ ‌‌‌​​‍‌‌ ‌‍‍ ‌‍‌‌‌ ‍‌​‍‌‌​ ​ ‌​‌​​‍‌‌​ ​ ‌​‌​​‍‌‌​ ​‍​ ​‍​ ​‍‌‍​‌​ ‍​​ ‌‌‌‍​ ​ ​​‌‍‌​‌‍​‌‌‍‌​‌‍‌​​ ‍‌​ ‌ ​‍‌‌​ ​‍​ ​‍​‍‌‌​ ‌‌‌​‌​​‍ ‍‌‍​‍‌‍ ‌‍‌​‌ ‍‌​ ‌‍​‍‌‍​‌‌ ​ ‌‍‌‌‌‌‌‌‌ ​‍‌‍ ​​ ‌‌‍‍​‌ ‌​‌ ‌​‌ ​​‌ ​ ​‍‌‌​ ​ ‌​​‌​‍‌‌​ ​‍‌​‌‍​‍‌‌​ ​‍‌​‌‍‌‍ ​​‍ ‌‌‍​‌‌‍ ‍‌‍‌​​‍ ‌‌ ​‍​‍ ‌‌‍‍​‌‍ ‌ ‌​‌‍‌‌‌‍ ​‌ ​ ​‍ ‌‌ ​ ‌ ‌​‌ ‌‌‌‍‌​‌‍‍‌‌‍ ​‍ ‍‌ ‌‍‌‍‌‌‌ ​‍‌‍​ ‌‍‌‌‌‍ ​​‍ ‍‌‍​‌‌ ​​‌ ​​​‍‌‍‌‍‍‌‌‍‌​​ ‌‌‍‌​​ ​​‌‍​ ​ ‍​​ ​​​ ​‌​ ‌ ​ ‌‌​‍ ‌​ ​‍​ ‍‌​ ‌‌​ ​ ​‍ ‌​ ‌​​ ​‍‌‍​‌​ ​‌​‍ ‌​ ‍‌​ ‌‌​ ‌‍​ ‌‌​‍ ‌​ ‌‍​ ‍​‌‍‌​​ ​‌​ ‍​‌‍​‍​ ‌‌‌‍‌‌‌‍‌‍​ ‌​​ ​ ‌‍​‍​‍‌‍‌ ‌​‌ ‍‌‌ ​​‌‍‌‌​ ‌‌‍‍​‌‍ ‌ ‌​‌‍‌‌‌‍ ​‌‌​ ‌‍‍‌‌ ‌​‌‍‌‌‌‌​​‌‍​‌‌‍‌ ‌‍‌‌​‍‌‍‌ ​​‌‍​‌‌ ‌​‌‍‍​​ ‌‌ ​​‌‍​‌‌‍‌ ‌‍‌‌‌​​‍‌ ‌‌‌‍‍‌‌‍ ​‌‍‌​‌‍‌‌‌ ​‍​‍‌‌​ ‌‌‌​​‍‌‌ ‌‍‍ ‌‍‌‌‌ ‍‌​‍‌‌​ ​ ‌​‌​​‍‌‌​ ​ ‌​‌​​‍‌‌​ ​‍​ ​‍‌‍​‍​ ​‌​ ‌​​ ‍​‌‍​‍​ ‍‌‌‍​ ​ ​‌​ ​​‌‍​‌​ ‍​‌‍​‌​‍‌‌​ ​‍​ ​‍​‍‌‌​ ‌‌‌​‌​​‍ ‍‌ ​​‌‍ ‌‍‍‌‌‍ ‍‌ ‌​‌ ​ ​‍‌‌​ ‌‌‌​​‍‌‌ ‌‍‍ ‌‍‌‌‌ ‍‌​‍‌‌​ ​ ‌​‌​​‍‌‌​ ​ ‌​‌​​‍‌‌​ ​‍​ ​‍​ ​‍‌‍​‌​ ‍​​ ‌‌‌‍​ ​ ​​‌‍‌​‌‍​‌‌‍‌​‌‍‌​​ ‍‌​ ‌ ​‍‌‌​ ​‍​ ​‍​‍‌‌​ ‌‌‌​‌​​‍ ‍‌‍​‍‌‍ ‌‍‌​‌ ‍‌​‍‌‍‌ ​​‌‍‌‌‌ ​‍‌ ​ ‌ ​​‌‍‌‌‌‍​ ‌ ‌​‌‍‍‌‌ ‌‍‌‍‌‌​ ‌‌ ​​‌ ‌‌‌‍​‍‌‍ ​‌‍‍‌‌ ​ ‌‍‍​‌‍‌‌‌‍‌​​‍​‍‌ ‌